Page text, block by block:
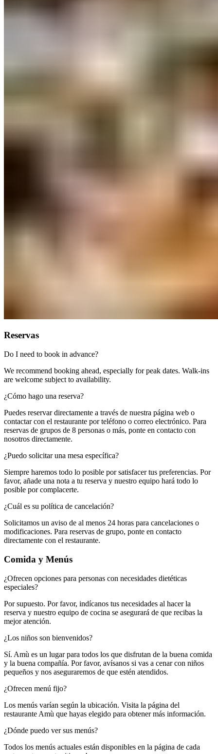
Reservas​​​​‌ ‍ ​‍​‍‌‍ ‌ ​‍‌‍‍‌‌‍‌ ‌‍‍‌‌‍ ‍​‍​‍​ ‍‍​‍​‍‌ ​ ‌‍​‌‌‍ ‍‌‍‍‌‌ ‌​‌ ‍‌​‍ ‍‌‍‍‌‌‍ ​‍​‍​‍ ​​‍​‍‌‍‍​‌ ​‍‌‍‌‌‌‍‌‍​‍​‍​ ‍‍​‍​‍‌‍‍​‌ ‌​‌ ‌​‌ ​​‌ ​ ​ ‍‍​‍ ​‍ ‌‍ ​​‍ ‌‌‍​‌‌‍ ‍‌‍‌​​‍ ‌‌ ​‍​‍ ‌‌‍‍​‌‍ ‌ ‌​‌‍‌‌‌‍ ​‌ ​ ​‍ ‌‌ ​ ‌ ‌​‌ ‌‌‌‍‌​‌‍‍‌‌‍ ​‍ ‍‌ ‌‍‌‍‌‌‌ ​‍‌‍​ ‌‍‌‌‌‍ ​​‍ ‍‌‍​‌‌ ​​‌ ​​​‍ ‌‍‍‌‌‍ ‍‌ ‌​‌‍‌‌‌‍ ‍‌ ‌​​‍ ‌‍‌‌‌‍‌​‌‍‍‌‌ ‌​​‍ ‌‍ ‌‌‍ ‌‍‌​‌‍‌‌​ ‌‌ ​​‌ ​‍‌‍‌‌‌ ​ ‌‍‌‌‌‍ ‍‌ ‌​‌‍​‌‌ ‌​‌‍‍‌‌‍ ‌‍ ‍​ ‍ ‌‍‍‌‌‍‌​​ ‌‌‍‌​​ ‌‌‌‍‌‌​ ‌ ​ ‌‌​ ​ ​ ‍‌​ ​ ​‍ ‌​ ​ ​ ‍‌‌‍‌​‌‍​‌​‍ ‌​ ‌​‌‍​ ​ ​‍​ ‌​​‍ ‌‌‍​‍​ ‌​‌‍‌‍​ ​ ​‍ ‌‌‍‌‌​ ‌ ​ ​​‌‍​ ‌‍​‌​ ‌ ​ ‍‌​ ​​​ ‌​​ ​​​ ‍​‌‍‌​​ ‍ ‌ ‌​‌ ‍‌‌ ​​‌‍‌‌​ ‌‌‍‍​‌‍ ‌ ‌​‌‍‌‌‌‍ ​‌‌​ ‌‍‍‌‌ ‌​‌‍‌‌‌‌​​‌‍​‌‌‍‌ ‌‍‌‌​ ‍ ‌ ​​‌‍​‌‌ ‌​‌‍‍​​ ‌‌ ​​‌‍​‌‌‍‌ ‌‍‌‌‌​​‍‌ ‌‌‌‍‍‌‌‍ ​‌‍‌​‌‍‌‌‌ ​‍​‍‌‌​ ‌‌‌​​‍‌‌ ‌‍‍ ‌‍‌‌‌ ‍‌​‍‌‌​ ​ ‌​‌​​‍‌‌​ ​ ‌​‌​​‍‌‌​ ​‍​ ​‍‌‍​‌​ ‌‌​ ​​‌‍‌‍‌‍‌​‌‍​ ​ ‍​‌‍‌‌​ ‌‍​ ‌​​ ‌​​ ​‍​‍‌‌​ ​‍​ ​‍​‍‌‌​ ‌‌‌​‌​​‍ ‍‌‍‌‍‌‍​‌‌ ​‌‌‌​ ‌‍‌‌‌‍​ ‌ ‌​‌‍‍‌‌‍ ‌‍ ‍‌ ​ ​‍‌‌​ ‌‌‌​​‍‌‌ ‌‍‍ ‌‍‌‌‌ ‍‌​‍‌‌​ ​ ‌​‌​​‍‌‌​ ​ ‌​‌​​‍‌‌​ ​‍​ ​‍‌‍‌‌​ ‌‍​ ‌ ‌‍​‍‌‍‌​​ ​‌​ ​ ‌‍‌‌​ ‍‌‌‍‌‍‌‍‌‍‌‍‌​​‍‌‌​ ​‍​ ​‍​‍‌‌​ ‌‌‌​‌​​‍ ‍‌ ​ ‌‍‌‌‌‍​ ‌ ‌​‌‍‍‌‌‍ ‌‍ ‍‌‌‌​‌‍‍‌‌ ‌​‌‍ ​‌‍‌‌​ ‌‍​‍‌‍​‌‌ ​ ‌‍‌‌‌‌‌‌‌ ​‍‌‍ ​​ ‌‌‍‍​‌ ‌​‌ ‌​‌ ​​‌ ​ ​‍‌‌​ ​ ‌​​‌​‍‌‌​ ​‍‌​‌‍​‍‌‌​ ​‍‌​‌‍‌‍ ​​‍ ‌‌‍​‌‌‍ ‍‌‍‌​​‍ ‌‌ ​‍​‍ ‌‌‍‍​‌‍ ‌ ‌​‌‍‌‌‌‍ ​‌ ​ ​‍ ‌‌ ​ ‌ ‌​‌ ‌‌‌‍‌​‌‍‍‌‌‍ ​‍ ‍‌ ‌‍‌‍‌‌‌ ​‍‌‍​ ‌‍‌‌‌‍ ​​‍ ‍‌‍​‌‌ ​​‌ ​​​‍‌‍‌‍‍‌‌‍‌​​ ‌‌‍‌​​ ‌‌‌‍‌‌​ ‌ ​ ‌‌​ ​ ​ ‍‌​ ​ ​‍ ‌​ ​ ​ ‍‌‌‍‌​‌‍​‌​‍ ‌​ ‌​‌‍​ ​ ​‍​ ‌​​‍ ‌‌‍​‍​ ‌​‌‍‌‍​ ​ ​‍ ‌‌‍‌‌​ ‌ ​ ​​‌‍​ ‌‍​‌​ ‌ ​ ‍‌​ ​​​ ‌​​ ​​​ ‍​‌‍‌​​‍‌‍‌ ‌​‌ ‍‌‌ ​​‌‍‌‌​ ‌‌‍‍​‌‍ ‌ ‌​‌‍‌‌‌‍ ​‌‌​ ‌‍‍‌‌ ‌​‌‍‌‌‌‌​​‌‍​‌‌‍‌ ‌‍‌‌​‍‌‍‌ ​​‌‍​‌‌ ‌​‌‍‍​​ ‌‌ ​​‌‍​‌‌‍‌ ‌‍‌‌‌​​‍‌ ‌‌‌‍‍‌‌‍ ​‌‍‌​‌‍‌‌‌ ​‍​‍‌‌​ ‌‌‌​​‍‌‌ ‌‍‍ ‌‍‌‌‌ ‍‌​‍‌‌​ ​ ‌​‌​​‍‌‌​ ​ ‌​‌​​‍‌‌​ ​‍​ ​‍‌‍​‌​ ‌‌​ ​​‌‍‌‍‌‍‌​‌‍​ ​ ‍​‌‍‌‌​ ‌‍​ ‌​​ ‌​​ ​‍​‍‌‌​ ​‍​ ​‍​‍‌‌​ ‌‌‌​‌​​‍ ‍‌‍‌‍‌‍​‌‌ ​‌‌‌​ ‌‍‌‌‌‍​ ‌ ‌​‌‍‍‌‌‍ ‌‍ ‍‌ ​ ​‍‌‌​ ‌‌‌​​‍‌‌ ‌‍‍ ‌‍‌‌‌ ‍‌​‍‌‌​ ​ ‌​‌​​‍‌‌​ ​ ‌​‌​​‍‌‌​ ​‍​ ​‍‌‍‌‌​ ‌‍​ ‌ ‌‍​‍‌‍‌​​ ​‌​ ​ ‌‍‌‌​ ‍‌‌‍‌‍‌‍‌‍‌‍‌​​‍‌‌​ ​‍​ ​‍​‍‌‌​ ‌‌‌​‌​​‍ ‍‌ ​ ‌‍‌‌‌‍​ ‌ ‌​‌‍‍‌‌‍ ‌‍ ‍‌‌‌​‌‍‍‌‌ ‌​‌‍ ​‌‍‌‌​‍‌‍‌ ​​‌‍‌‌‌ ​‍‌ ​ ‌ ​​‌‍‌‌‌‍​ ‌ ‌​‌‍‍‌‌ ‌‍‌‍‌‌​ ‌‌ ​​‌ ‌‌‌‍​‍‌‍ ​‌‍‍‌‌ ​ ‌‍‍​‌‍‌‌‌‍‌​​‍​‍‌ ‌
Do I need to book in advance?​​​​‌ ‍ ​‍​‍‌‍ ‌ ​‍‌‍‍‌‌‍‌ ‌‍‍‌‌‍ ‍​‍​‍​ ‍‍​‍​‍‌ ​ ‌‍​‌‌‍ ‍‌‍‍‌‌ ‌​‌ ‍‌​‍ ‍‌‍‍‌‌‍ ​‍​‍​‍ ​​‍​‍‌‍‍​‌ ​‍‌‍‌‌‌‍‌‍​‍​‍​ ‍‍​‍​‍‌‍‍​‌ ‌​‌ ‌​‌ ​​‌ ​ ​ ‍‍​‍ ​‍ ‌‍ ​​‍ ‌‌‍​‌‌‍ ‍‌‍‌​​‍ ‌‌ ​‍​‍ ‌‌‍‍​‌‍ ‌ ‌​‌‍‌‌‌‍ ​‌ ​ ​‍ ‌‌ ​ ‌ ‌​‌ ‌‌‌‍‌​‌‍‍‌‌‍ ​‍ ‍‌ ‌‍‌‍‌‌‌ ​‍‌‍​ ‌‍‌‌‌‍ ​​‍ ‍‌‍​‌‌ ​​‌ ​​​‍ ‌‍‍‌‌‍ ‍‌ ‌​‌‍‌‌‌‍ ‍‌ ‌​​‍ ‌‍‌‌‌‍‌​‌‍‍‌‌ ‌​​‍ ‌‍ ‌‌‍ ‌‍‌​‌‍‌‌​ ‌‌ ​​‌ ​‍‌‍‌‌‌ ​ ‌‍‌‌‌‍ ‍‌ ‌​‌‍​‌‌ ‌​‌‍‍‌‌‍ ‌‍ ‍​ ‍ ‌‍‍‌‌‍‌​​ ‌‌‍​ ‌‍‌​​ ​‌‌‍​ ‌‍​‌​ ‌‍‌‍‌‍‌‍​ ​‍ ‌‌‍‌‌​ ​‌​ ‍‌​ ​ ​‍ ‌​ ‌​​ ‌‍‌‍‌​​ ​‍​‍ ‌‌‍​‌​ ​‍​ ​​​ ​​​‍ ‌​ ‌‍​ ​ ​ ‌‌‌‍​‍​ ‌‌​ ​‌‌‍‌‌​ ‌ ‌‍​ ​ ‍​​ ​‍‌‍​‍​ ‍ ‌ ‌​‌ ‍‌‌ ​​‌‍‌‌​ ‌‌‍‍​‌‍ ‌ ‌​‌‍‌‌‌‍ ​‌​‌‍‌‍​‌‌ ​‌​ ‍ ‌ ​​‌‍​‌‌ ‌​‌‍‍​​ ‌‌ ​‌‌ ‌‌‌‍‌‌‌ ​ ‌ ‌​‌‍‍‌‌‍ ‌‍ ‍​ ‌‍​‍‌‍​‌‌ ​ ‌‍‌‌‌‌‌‌‌ ​‍‌‍ ​​ ‌‌‍‍​‌ ‌​‌ ‌​‌ ​​‌ ​ ​‍‌‌​ ​ ‌​​‌​‍‌‌​ ​‍‌​‌‍​‍‌‌​ ​‍‌​‌‍‌‍ ​​‍ ‌‌‍​‌‌‍ ‍‌‍‌​​‍ ‌‌ ​‍​‍ ‌‌‍‍​‌‍ ‌ ‌​‌‍‌‌‌‍ ​‌ ​ ​‍ ‌‌ ​ ‌ ‌​‌ ‌‌‌‍‌​‌‍‍‌‌‍ ​‍ ‍‌ ‌‍‌‍‌‌‌ ​‍‌‍​ ‌‍‌‌‌‍ ​​‍ ‍‌‍​‌‌ ​​‌ ​​​‍‌‍‌‍‍‌‌‍‌​​ ‌‌‍​ ‌‍‌​​ ​‌‌‍​ ‌‍​‌​ ‌‍‌‍‌‍‌‍​ ​‍ ‌‌‍‌‌​ ​‌​ ‍‌​ ​ ​‍ ‌​ ‌​​ ‌‍‌‍‌​​ ​‍​‍ ‌‌‍​‌​ ​‍​ ​​​ ​​​‍ ‌​ ‌‍​ ​ ​ ‌‌‌‍​‍​ ‌‌​ ​‌‌‍‌‌​ ‌ ‌‍​ ​ ‍​​ ​‍‌‍​‍​‍‌‍‌ ‌​‌ ‍‌‌ ​​‌‍‌‌​ ‌‌‍‍​‌‍ ‌ ‌​‌‍‌‌‌‍ ​‌​‌‍‌‍​‌‌ ​‌​‍‌‍‌ ​​‌‍​‌‌ ‌​‌‍‍​​ ‌‌ ​‌‌ ‌‌‌‍‌‌‌ ​ ‌ ‌​‌‍‍‌‌‍ ‌‍ ‍​‍‌‍‌ ​​‌‍‌‌‌ ​‍‌ ​ ‌ ​​‌‍‌‌‌‍​ ‌ ‌​‌‍‍‌‌ ‌‍‌‍‌‌​ ‌‌ ​​‌ ‌‌‌‍​‍‌‍ ​‌‍‍‌‌ ​ ‌‍‍​‌‍‌‌‌‍‌​​‍​‍‌ ‌
We recommend booking ahead, especially for peak dates. Walk-ins
are welcome subject to availability.​​​​‌ ‍ ​‍​‍‌‍ ‌ ​‍‌‍‍‌‌‍‌ ‌‍‍‌‌‍ ‍​‍​‍​ ‍‍​‍​‍‌ ​ ‌‍​‌‌‍ ‍‌‍‍‌‌ ‌​‌ ‍‌​‍ ‍‌‍‍‌‌‍ ​‍​‍​‍ ​​‍​‍‌‍‍​‌ ​‍‌‍‌‌‌‍‌‍​‍​‍​ ‍‍​‍​‍‌‍‍​‌ ‌​‌ ‌​‌ ​​‌ ​ ​ ‍‍​‍ ​‍ ‌‍ ​​‍ ‌‌‍​‌‌‍ ‍‌‍‌​​‍ ‌‌ ​‍​‍ ‌‌‍‍​‌‍ ‌ ‌​‌‍‌‌‌‍ ​‌ ​ ​‍ ‌‌ ​ ‌ ‌​‌ ‌‌‌‍‌​‌‍‍‌‌‍ ​‍ ‍‌ ‌‍‌‍‌‌‌ ​‍‌‍​ ‌‍‌‌‌‍ ​​‍ ‍‌‍​‌‌ ​​‌ ​​​‍ ‌‍‍‌‌‍ ‍‌ ‌​‌‍‌‌‌‍ ‍‌ ‌​​‍ ‌‍‌‌‌‍‌​‌‍‍‌‌ ‌​​‍ ‌‍ ‌‌‍ ‌‍‌​‌‍‌‌​ ‌‌ ​​‌ ​‍‌‍‌‌‌ ​ ‌‍‌‌‌‍ ‍‌ ‌​‌‍​‌‌ ‌​‌‍‍‌‌‍ ‌‍ ‍​ ‍ ‌‍‍‌‌‍‌​​ ‌‌‍​ ‌‍‌​​ ​‌‌‍​ ‌‍​‌​ ‌‍‌‍‌‍‌‍​ ​‍ ‌‌‍‌‌​ ​‌​ ‍‌​ ​ ​‍ ‌​ ‌​​ ‌‍‌‍‌​​ ​‍​‍ ‌‌‍​‌​ ​‍​ ​​​ ​​​‍ ‌​ ‌‍​ ​ ​ ‌‌‌‍​‍​ ‌‌​ ​‌‌‍‌‌​ ‌ ‌‍​ ​ ‍​​ ​‍‌‍​‍​ ‍ ‌ ‌​‌ ‍‌‌ ​​‌‍‌‌​ ‌‌‍‍​‌‍ ‌ ‌​‌‍‌‌‌‍ ​‌​‌‍‌‍​‌‌ ​‌​ ‍ ‌ ​​‌‍​‌‌ ‌​‌‍‍​​ ‌‌‍​‌‌‍ ‍‌ ​ ‌ ‌ ‌‍‌‌‌ ​‍​‍‌‌​ ‌‌‌​​‍‌‌ ‌‍‍ ‌‍‌‌‌ ‍‌​‍‌‌​ ​ ‌​‌​​‍‌‌​ ​ ‌​‌​​‍‌‌​ ​‍​ ​‍​ ​‍‌‍‌​‌‍‌​​ ​​​ ‌‍‌‍​‍‌‍​‍​ ​ ​ ‍‌‌‍‌‌​ ​‌​ ‍​​‍‌‌​ ​‍​ ​‍​‍‌‌​ ‌‌‌​‌​​‍ ‍‌‍​ ‌‍‍​‌‍‍‌‌‍ ​‌‍‌​‌ ​‍‌‍‌‌‌‍ ‍​‍‌‌​ ‌‌‌​​‍‌‌ ‌‍‍ ‌‍‌‌‌ ‍‌​‍‌‌​ ​ ‌​‌​​‍‌‌​ ​ ‌​‌​​‍‌‌​ ​‍​ ​‍‌‍‌‌‌‍‌​​ ​ ​ ​ ‌‍‌‍​ ​‌​ ​‍‌‍​‍‌‍‌‍​ ​​‌‍‌‌​ ‍​​‍‌‌​ ​‍​ ​‍​‍‌‌​ ‌‌‌​‌​​‍ ‍‌ ‌​‌‍‌‌‌ ‍​‌ ‌​​ ‌‍​‍‌‍​‌‌ ​ ‌‍‌‌‌‌‌‌‌ ​‍‌‍ ​​ ‌‌‍‍​‌ ‌​‌ ‌​‌ ​​‌ ​ ​‍‌‌​ ​ ‌​​‌​‍‌‌​ ​‍‌​‌‍​‍‌‌​ ​‍‌​‌‍‌‍ ​​‍ ‌‌‍​‌‌‍ ‍‌‍‌​​‍ ‌‌ ​‍​‍ ‌‌‍‍​‌‍ ‌ ‌​‌‍‌‌‌‍ ​‌ ​ ​‍ ‌‌ ​ ‌ ‌​‌ ‌‌‌‍‌​‌‍‍‌‌‍ ​‍ ‍‌ ‌‍‌‍‌‌‌ ​‍‌‍​ ‌‍‌‌‌‍ ​​‍ ‍‌‍​‌‌ ​​‌ ​​​‍‌‍‌‍‍‌‌‍‌​​ ‌‌‍​ ‌‍‌​​ ​‌‌‍​ ‌‍​‌​ ‌‍‌‍‌‍‌‍​ ​‍ ‌‌‍‌‌​ ​‌​ ‍‌​ ​ ​‍ ‌​ ‌​​ ‌‍‌‍‌​​ ​‍​‍ ‌‌‍​‌​ ​‍​ ​​​ ​​​‍ ‌​ ‌‍​ ​ ​ ‌‌‌‍​‍​ ‌‌​ ​‌‌‍‌‌​ ‌ ‌‍​ ​ ‍​​ ​‍‌‍​‍​‍‌‍‌ ‌​‌ ‍‌‌ ​​‌‍‌‌​ ‌‌‍‍​‌‍ ‌ ‌​‌‍‌‌‌‍ ​‌​‌‍‌‍​‌‌ ​‌​‍‌‍‌ ​​‌‍​‌‌ ‌​‌‍‍​​ ‌‌‍​‌‌‍ ‍‌ ​ ‌ ‌ ‌‍‌‌‌ ​‍​‍‌‌​ ‌‌‌​​‍‌‌ ‌‍‍ ‌‍‌‌‌ ‍‌​‍‌‌​ ​ ‌​‌​​‍‌‌​ ​ ‌​‌​​‍‌‌​ ​‍​ ​‍​ ​‍‌‍‌​‌‍‌​​ ​​​ ‌‍‌‍​‍‌‍​‍​ ​ ​ ‍‌‌‍‌‌​ ​‌​ ‍​​‍‌‌​ ​‍​ ​‍​‍‌‌​ ‌‌‌​‌​​‍ ‍‌‍​ ‌‍‍​‌‍‍‌‌‍ ​‌‍‌​‌ ​‍‌‍‌‌‌‍ ‍​‍‌‌​ ‌‌‌​​‍‌‌ ‌‍‍ ‌‍‌‌‌ ‍‌​‍‌‌​ ​ ‌​‌​​‍‌‌​ ​ ‌​‌​​‍‌‌​ ​‍​ ​‍‌‍‌‌‌‍‌​​ ​ ​ ​ ‌‍‌‍​ ​‌​ ​‍‌‍​‍‌‍‌‍​ ​​‌‍‌‌​ ‍​​‍‌‌​ ​‍​ ​‍​‍‌‌​ ‌‌‌​‌​​‍ ‍‌ ‌​‌‍‌‌‌ ‍​‌ ‌​​‍‌‍‌ ​​‌‍‌‌‌ ​‍‌ ​ ‌ ​​‌‍‌‌‌‍​ ‌ ‌​‌‍‍‌‌ ‌‍‌‍‌‌​ ‌‌ ​​‌ ‌‌‌‍​‍‌‍ ​‌‍‍‌‌ ​ ‌‍‍​‌‍‌‌‌‍‌​​‍​‍‌ ‌
¿Cómo hago una reserva?​​​​‌ ‍ ​‍​‍‌‍ ‌ ​‍‌‍‍‌‌‍‌ ‌‍‍‌‌‍ ‍​‍​‍​ ‍‍​‍​‍‌ ​ ‌‍​‌‌‍ ‍‌‍‍‌‌ ‌​‌ ‍‌​‍ ‍‌‍‍‌‌‍ ​‍​‍​‍ ​​‍​‍‌‍‍​‌ ​‍‌‍‌‌‌‍‌‍​‍​‍​ ‍‍​‍​‍‌‍‍​‌ ‌​‌ ‌​‌ ​​‌ ​ ​ ‍‍​‍ ​‍ ‌‍ ​​‍ ‌‌‍​‌‌‍ ‍‌‍‌​​‍ ‌‌ ​‍​‍ ‌‌‍‍​‌‍ ‌ ‌​‌‍‌‌‌‍ ​‌ ​ ​‍ ‌‌ ​ ‌ ‌​‌ ‌‌‌‍‌​‌‍‍‌‌‍ ​‍ ‍‌ ‌‍‌‍‌‌‌ ​‍‌‍​ ‌‍‌‌‌‍ ​​‍ ‍‌‍​‌‌ ​​‌ ​​​‍ ‌‍‍‌‌‍ ‍‌ ‌​‌‍‌‌‌‍ ‍‌ ‌​​‍ ‌‍‌‌‌‍‌​‌‍‍‌‌ ‌​​‍ ‌‍ ‌‌‍ ‌‍‌​‌‍‌‌​ ‌‌ ​​‌ ​‍‌‍‌‌‌ ​ ‌‍‌‌‌‍ ‍‌ ‌​‌‍​‌‌ ‌​‌‍‍‌‌‍ ‌‍ ‍​ ‍ ‌‍‍‌‌‍‌​​ ‌​ ‍‌‌‍​ ‌‍​ ‌‍‌‌​ ‌‌​ ​​‌‍​‍‌‍​ ​‍ ‌​ ​‍​ ‌ ‌‍​‌​ ‌​​‍ ‌​ ‌​​ ‌‌​ ‌​‌‍​‍​‍ ‌‌‍​‌‌‍​ ‌‍‌‌​ ‌‌​‍ ‌‌‍​‍​ ​ ​ ‌‌‌‍​ ‌‍‌​‌‍‌​​ ​‌‌‍‌​​ ​​‌‍‌​​ ‍‌​ ‌‌​ ‍ ‌ ‌​‌ ‍‌‌ ​​‌‍‌‌​ ‌‌‍‍​‌‍ ‌ ‌​‌‍‌‌‌‍ ​‌​‌‍‌‍​‌‌ ​‌​ ‍ ‌ ​​‌‍​‌‌ ‌​‌‍‍​​ ‌‌ ​‌‌ ‌‌‌‍‌‌‌ ​ ‌ ‌​‌‍‍‌‌‍ ‌‍ ‍​ ‌‍​‍‌‍​‌‌ ​ ‌‍‌‌‌‌‌‌‌ ​‍‌‍ ​​ ‌‌‍‍​‌ ‌​‌ ‌​‌ ​​‌ ​ ​‍‌‌​ ​ ‌​​‌​‍‌‌​ ​‍‌​‌‍​‍‌‌​ ​‍‌​‌‍‌‍ ​​‍ ‌‌‍​‌‌‍ ‍‌‍‌​​‍ ‌‌ ​‍​‍ ‌‌‍‍​‌‍ ‌ ‌​‌‍‌‌‌‍ ​‌ ​ ​‍ ‌‌ ​ ‌ ‌​‌ ‌‌‌‍‌​‌‍‍‌‌‍ ​‍ ‍‌ ‌‍‌‍‌‌‌ ​‍‌‍​ ‌‍‌‌‌‍ ​​‍ ‍‌‍​‌‌ ​​‌ ​​​‍‌‍‌‍‍‌‌‍‌​​ ‌​ ‍‌‌‍​ ‌‍​ ‌‍‌‌​ ‌‌​ ​​‌‍​‍‌‍​ ​‍ ‌​ ​‍​ ‌ ‌‍​‌​ ‌​​‍ ‌​ ‌​​ ‌‌​ ‌​‌‍​‍​‍ ‌‌‍​‌‌‍​ ‌‍‌‌​ ‌‌​‍ ‌‌‍​‍​ ​ ​ ‌‌‌‍​ ‌‍‌​‌‍‌​​ ​‌‌‍‌​​ ​​‌‍‌​​ ‍‌​ ‌‌​‍‌‍‌ ‌​‌ ‍‌‌ ​​‌‍‌‌​ ‌‌‍‍​‌‍ ‌ ‌​‌‍‌‌‌‍ ​‌​‌‍‌‍​‌‌ ​‌​‍‌‍‌ ​​‌‍​‌‌ ‌​‌‍‍​​ ‌‌ ​‌‌ ‌‌‌‍‌‌‌ ​ ‌ ‌​‌‍‍‌‌‍ ‌‍ ‍​‍‌‍‌ ​​‌‍‌‌‌ ​‍‌ ​ ‌ ​​‌‍‌‌‌‍​ ‌ ‌​‌‍‍‌‌ ‌‍‌‍‌‌​ ‌‌ ​​‌ ‌‌‌‍​‍‌‍ ​‌‍‍‌‌ ​ ‌‍‍​‌‍‌‌‌‍‌​​‍​‍‌ ‌
Puedes reservar directamente a través de nuestra página web o
contactar con el restaurante por teléfono o correo electrónico. Para
reservas de grupos de 8 personas o más, ponte en contacto con
nosotros directamente.​​​​‌ ‍ ​‍​‍‌‍ ‌ ​‍‌‍‍‌‌‍‌ ‌‍‍‌‌‍ ‍​‍​‍​ ‍‍​‍​‍‌ ​ ‌‍​‌‌‍ ‍‌‍‍‌‌ ‌​‌ ‍‌​‍ ‍‌‍‍‌‌‍ ​‍​‍​‍ ​​‍​‍‌‍‍​‌ ​‍‌‍‌‌‌‍‌‍​‍​‍​ ‍‍​‍​‍‌‍‍​‌ ‌​‌ ‌​‌ ​​‌ ​ ​ ‍‍​‍ ​‍ ‌‍ ​​‍ ‌‌‍​‌‌‍ ‍‌‍‌​​‍ ‌‌ ​‍​‍ ‌‌‍‍​‌‍ ‌ ‌​‌‍‌‌‌‍ ​‌ ​ ​‍ ‌‌ ​ ‌ ‌​‌ ‌‌‌‍‌​‌‍‍‌‌‍ ​‍ ‍‌ ‌‍‌‍‌‌‌ ​‍‌‍​ ‌‍‌‌‌‍ ​​‍ ‍‌‍​‌‌ ​​‌ ​​​‍ ‌‍‍‌‌‍ ‍‌ ‌​‌‍‌‌‌‍ ‍‌ ‌​​‍ ‌‍‌‌‌‍‌​‌‍‍‌‌ ‌​​‍ ‌‍ ‌‌‍ ‌‍‌​‌‍‌‌​ ‌‌ ​​‌ ​‍‌‍‌‌‌ ​ ‌‍‌‌‌‍ ‍‌ ‌​‌‍​‌‌ ‌​‌‍‍‌‌‍ ‌‍ ‍​ ‍ ‌‍‍‌‌‍‌​​ ‌​ ‍‌‌‍​ ‌‍​ ‌‍‌‌​ ‌‌​ ​​‌‍​‍‌‍​ ​‍ ‌​ ​‍​ ‌ ‌‍​‌​ ‌​​‍ ‌​ ‌​​ ‌‌​ ‌​‌‍​‍​‍ ‌‌‍​‌‌‍​ ‌‍‌‌​ ‌‌​‍ ‌‌‍​‍​ ​ ​ ‌‌‌‍​ ‌‍‌​‌‍‌​​ ​‌‌‍‌​​ ​​‌‍‌​​ ‍‌​ ‌‌​ ‍ ‌ ‌​‌ ‍‌‌ ​​‌‍‌‌​ ‌‌‍‍​‌‍ ‌ ‌​‌‍‌‌‌‍ ​‌​‌‍‌‍​‌‌ ​‌​ ‍ ‌ ​​‌‍​‌‌ ‌​‌‍‍​​ ‌‌‍​‌‌‍ ‍‌ ​ ‌ ‌ ‌‍‌‌‌ ​‍​‍‌‌​ ‌‌‌​​‍‌‌ ‌‍‍ ‌‍‌‌‌ ‍‌​‍‌‌​ ​ ‌​‌​​‍‌‌​ ​ ‌​‌​​‍‌‌​ ​‍​ ​‍​ ‍‌‌‍​‍​ ‌‌​ ‌‌​ ‌ ‌‍​ ‌‍​ ​ ‌ ‌‍‌​‌‍‌‍​ ‍‌​ ‌ ​‍‌‌​ ​‍​ ​‍​‍‌‌​ ‌‌‌​‌​​‍ ‍‌‍​ ‌‍‍​‌‍‍‌‌‍ ​‌‍‌​‌ ​‍‌‍‌‌‌‍ ‍​‍‌‌​ ‌‌‌​​‍‌‌ ‌‍‍ ‌‍‌‌‌ ‍‌​‍‌‌​ ​ ‌​‌​​‍‌‌​ ​ ‌​‌​​‍‌‌​ ​‍​ ​‍‌‍‌‌​ ‌ ‌‍‌​​ ​​​ ‌​​ ‌‍‌‍​‌​ ‍‌​ ​‌​ ​​‌‍​‍​ ‍​​‍‌‌​ ​‍​ ​‍​‍‌‌​ ‌‌‌​‌​​‍ ‍‌ ‌​‌‍‌‌‌ ‍​‌ ‌​​ ‌‍​‍‌‍​‌‌ ​ ‌‍‌‌‌‌‌‌‌ ​‍‌‍ ​​ ‌‌‍‍​‌ ‌​‌ ‌​‌ ​​‌ ​ ​‍‌‌​ ​ ‌​​‌​‍‌‌​ ​‍‌​‌‍​‍‌‌​ ​‍‌​‌‍‌‍ ​​‍ ‌‌‍​‌‌‍ ‍‌‍‌​​‍ ‌‌ ​‍​‍ ‌‌‍‍​‌‍ ‌ ‌​‌‍‌‌‌‍ ​‌ ​ ​‍ ‌‌ ​ ‌ ‌​‌ ‌‌‌‍‌​‌‍‍‌‌‍ ​‍ ‍‌ ‌‍‌‍‌‌‌ ​‍‌‍​ ‌‍‌‌‌‍ ​​‍ ‍‌‍​‌‌ ​​‌ ​​​‍‌‍‌‍‍‌‌‍‌​​ ‌​ ‍‌‌‍​ ‌‍​ ‌‍‌‌​ ‌‌​ ​​‌‍​‍‌‍​ ​‍ ‌​ ​‍​ ‌ ‌‍​‌​ ‌​​‍ ‌​ ‌​​ ‌‌​ ‌​‌‍​‍​‍ ‌‌‍​‌‌‍​ ‌‍‌‌​ ‌‌​‍ ‌‌‍​‍​ ​ ​ ‌‌‌‍​ ‌‍‌​‌‍‌​​ ​‌‌‍‌​​ ​​‌‍‌​​ ‍‌​ ‌‌​‍‌‍‌ ‌​‌ ‍‌‌ ​​‌‍‌‌​ ‌‌‍‍​‌‍ ‌ ‌​‌‍‌‌‌‍ ​‌​‌‍‌‍​‌‌ ​‌​‍‌‍‌ ​​‌‍​‌‌ ‌​‌‍‍​​ ‌‌‍​‌‌‍ ‍‌ ​ ‌ ‌ ‌‍‌‌‌ ​‍​‍‌‌​ ‌‌‌​​‍‌‌ ‌‍‍ ‌‍‌‌‌ ‍‌​‍‌‌​ ​ ‌​‌​​‍‌‌​ ​ ‌​‌​​‍‌‌​ ​‍​ ​‍​ ‍‌‌‍​‍​ ‌‌​ ‌‌​ ‌ ‌‍​ ‌‍​ ​ ‌ ‌‍‌​‌‍‌‍​ ‍‌​ ‌ ​‍‌‌​ ​‍​ ​‍​‍‌‌​ ‌‌‌​‌​​‍ ‍‌‍​ ‌‍‍​‌‍‍‌‌‍ ​‌‍‌​‌ ​‍‌‍‌‌‌‍ ‍​‍‌‌​ ‌‌‌​​‍‌‌ ‌‍‍ ‌‍‌‌‌ ‍‌​‍‌‌​ ​ ‌​‌​​‍‌‌​ ​ ‌​‌​​‍‌‌​ ​‍​ ​‍‌‍‌‌​ ‌ ‌‍‌​​ ​​​ ‌​​ ‌‍‌‍​‌​ ‍‌​ ​‌​ ​​‌‍​‍​ ‍​​‍‌‌​ ​‍​ ​‍​‍‌‌​ ‌‌‌​‌​​‍ ‍‌ ‌​‌‍‌‌‌ ‍​‌ ‌​​‍‌‍‌ ​​‌‍‌‌‌ ​‍‌ ​ ‌ ​​‌‍‌‌‌‍​ ‌ ‌​‌‍‍‌‌ ‌‍‌‍‌‌​ ‌‌ ​​‌ ‌‌‌‍​‍‌‍ ​‌‍‍‌‌ ​ ‌‍‍​‌‍‌‌‌‍‌​​‍​‍‌ ‌
¿Puedo solicitar una mesa específica?​​​​‌ ‍ ​‍​‍‌‍ ‌ ​‍‌‍‍‌‌‍‌ ‌‍‍‌‌‍ ‍​‍​‍​ ‍‍​‍​‍‌ ​ ‌‍​‌‌‍ ‍‌‍‍‌‌ ‌​‌ ‍‌​‍ ‍‌‍‍‌‌‍ ​‍​‍​‍ ​​‍​‍‌‍‍​‌ ​‍‌‍‌‌‌‍‌‍​‍​‍​ ‍‍​‍​‍‌‍‍​‌ ‌​‌ ‌​‌ ​​‌ ​ ​ ‍‍​‍ ​‍ ‌‍ ​​‍ ‌‌‍​‌‌‍ ‍‌‍‌​​‍ ‌‌ ​‍​‍ ‌‌‍‍​‌‍ ‌ ‌​‌‍‌‌‌‍ ​‌ ​ ​‍ ‌‌ ​ ‌ ‌​‌ ‌‌‌‍‌​‌‍‍‌‌‍ ​‍ ‍‌ ‌‍‌‍‌‌‌ ​‍‌‍​ ‌‍‌‌‌‍ ​​‍ ‍‌‍​‌‌ ​​‌ ​​​‍ ‌‍‍‌‌‍ ‍‌ ‌​‌‍‌‌‌‍ ‍‌ ‌​​‍ ‌‍‌‌‌‍‌​‌‍‍‌‌ ‌​​‍ ‌‍ ‌‌‍ ‌‍‌​‌‍‌‌​ ‌‌ ​​‌ ​‍‌‍‌‌‌ ​ ‌‍‌‌‌‍ ‍‌ ‌​‌‍​‌‌ ‌​‌‍‍‌‌‍ ‌‍ ‍​ ‍ ‌‍‍‌‌‍‌​​ ‌‌‍‌‌​ ‌​‌‍‌‌‌‍​‌​ ‍​‌‍​ ‌‍‌‌‌‍​‌​‍ ‌​ ​‌‌‍‌​​ ​ ​ ​‍​‍ ‌​ ‌​​ ‍‌‌‍​ ‌‍​‌​‍ ‌​ ‍​‌‍​‌​ ​‌​ ‌‍​‍ ‌‌‍‌​​ ‌‌​ ​​‌‍​ ​ ‍‌​ ‍​‌‍​‍​ ‌​‌‍‌‍‌‍​ ​ ​‍‌‍‌‍​ ‍ ‌ ‌​‌ ‍‌‌ ​​‌‍‌‌​ ‌‌‍‍​‌‍ ‌ ‌​‌‍‌‌‌‍ ​‌​‌‍‌‍​‌‌ ​‌​ ‍ ‌ ​​‌‍​‌‌ ‌​‌‍‍​​ ‌‌ ​‌‌ ‌‌‌‍‌‌‌ ​ ‌ ‌​‌‍‍‌‌‍ ‌‍ ‍​ ‌‍​‍‌‍​‌‌ ​ ‌‍‌‌‌‌‌‌‌ ​‍‌‍ ​​ ‌‌‍‍​‌ ‌​‌ ‌​‌ ​​‌ ​ ​‍‌‌​ ​ ‌​​‌​‍‌‌​ ​‍‌​‌‍​‍‌‌​ ​‍‌​‌‍‌‍ ​​‍ ‌‌‍​‌‌‍ ‍‌‍‌​​‍ ‌‌ ​‍​‍ ‌‌‍‍​‌‍ ‌ ‌​‌‍‌‌‌‍ ​‌ ​ ​‍ ‌‌ ​ ‌ ‌​‌ ‌‌‌‍‌​‌‍‍‌‌‍ ​‍ ‍‌ ‌‍‌‍‌‌‌ ​‍‌‍​ ‌‍‌‌‌‍ ​​‍ ‍‌‍​‌‌ ​​‌ ​​​‍‌‍‌‍‍‌‌‍‌​​ ‌‌‍‌‌​ ‌​‌‍‌‌‌‍​‌​ ‍​‌‍​ ‌‍‌‌‌‍​‌​‍ ‌​ ​‌‌‍‌​​ ​ ​ ​‍​‍ ‌​ ‌​​ ‍‌‌‍​ ‌‍​‌​‍ ‌​ ‍​‌‍​‌​ ​‌​ ‌‍​‍ ‌‌‍‌​​ ‌‌​ ​​‌‍​ ​ ‍‌​ ‍​‌‍​‍​ ‌​‌‍‌‍‌‍​ ​ ​‍‌‍‌‍​‍‌‍‌ ‌​‌ ‍‌‌ ​​‌‍‌‌​ ‌‌‍‍​‌‍ ‌ ‌​‌‍‌‌‌‍ ​‌​‌‍‌‍​‌‌ ​‌​‍‌‍‌ ​​‌‍​‌‌ ‌​‌‍‍​​ ‌‌ ​‌‌ ‌‌‌‍‌‌‌ ​ ‌ ‌​‌‍‍‌‌‍ ‌‍ ‍​‍‌‍‌ ​​‌‍‌‌‌ ​‍‌ ​ ‌ ​​‌‍‌‌‌‍​ ‌ ‌​‌‍‍‌‌ ‌‍‌‍‌‌​ ‌‌ ​​‌ ‌‌‌‍​‍‌‍ ​‌‍‍‌‌ ​ ‌‍‍​‌‍‌‌‌‍‌​​‍​‍‌ ‌
Siempre haremos todo lo posible por satisfacer tus preferencias. Por
favor, añade una nota a tu reserva y nuestro equipo hará todo lo
posible por complacerte.​​​​‌ ‍ ​‍​‍‌‍ ‌ ​‍‌‍‍‌‌‍‌ ‌‍‍‌‌‍ ‍​‍​‍​ ‍‍​‍​‍‌ ​ ‌‍​‌‌‍ ‍‌‍‍‌‌ ‌​‌ ‍‌​‍ ‍‌‍‍‌‌‍ ​‍​‍​‍ ​​‍​‍‌‍‍​‌ ​‍‌‍‌‌‌‍‌‍​‍​‍​ ‍‍​‍​‍‌‍‍​‌ ‌​‌ ‌​‌ ​​‌ ​ ​ ‍‍​‍ ​‍ ‌‍ ​​‍ ‌‌‍​‌‌‍ ‍‌‍‌​​‍ ‌‌ ​‍​‍ ‌‌‍‍​‌‍ ‌ ‌​‌‍‌‌‌‍ ​‌ ​ ​‍ ‌‌ ​ ‌ ‌​‌ ‌‌‌‍‌​‌‍‍‌‌‍ ​‍ ‍‌ ‌‍‌‍‌‌‌ ​‍‌‍​ ‌‍‌‌‌‍ ​​‍ ‍‌‍​‌‌ ​​‌ ​​​‍ ‌‍‍‌‌‍ ‍‌ ‌​‌‍‌‌‌‍ ‍‌ ‌​​‍ ‌‍‌‌‌‍‌​‌‍‍‌‌ ‌​​‍ ‌‍ ‌‌‍ ‌‍‌​‌‍‌‌​ ‌‌ ​​‌ ​‍‌‍‌‌‌ ​ ‌‍‌‌‌‍ ‍‌ ‌​‌‍​‌‌ ‌​‌‍‍‌‌‍ ‌‍ ‍​ ‍ ‌‍‍‌‌‍‌​​ ‌‌‍‌‌​ ‌​‌‍‌‌‌‍​‌​ ‍​‌‍​ ‌‍‌‌‌‍​‌​‍ ‌​ ​‌‌‍‌​​ ​ ​ ​‍​‍ ‌​ ‌​​ ‍‌‌‍​ ‌‍​‌​‍ ‌​ ‍​‌‍​‌​ ​‌​ ‌‍​‍ ‌‌‍‌​​ ‌‌​ ​​‌‍​ ​ ‍‌​ ‍​‌‍​‍​ ‌​‌‍‌‍‌‍​ ​ ​‍‌‍‌‍​ ‍ ‌ ‌​‌ ‍‌‌ ​​‌‍‌‌​ ‌‌‍‍​‌‍ ‌ ‌​‌‍‌‌‌‍ ​‌​‌‍‌‍​‌‌ ​‌​ ‍ ‌ ​​‌‍​‌‌ ‌​‌‍‍​​ ‌‌‍​‌‌‍ ‍‌ ​ ‌ ‌ ‌‍‌‌‌ ​‍​‍‌‌​ ‌‌‌​​‍‌‌ ‌‍‍ ‌‍‌‌‌ ‍‌​‍‌‌​ ​ ‌​‌​​‍‌‌​ ​ ‌​‌​​‍‌‌​ ​‍​ ​‍​ ​​​ ‍​‌‍​ ​ ​​​ ​‍‌‍‌‍​ ​ ​ ​‍‌‍​ ​ ​‌​ ‌​‌‍​ ​‍‌‌​ ​‍​ ​‍​‍‌‌​ ‌‌‌​‌​​‍ ‍‌‍​ ‌‍‍​‌‍‍‌‌‍ ​‌‍‌​‌ ​‍‌‍‌‌‌‍ ‍​‍‌‌​ ‌‌‌​​‍‌‌ ‌‍‍ ‌‍‌‌‌ ‍‌​‍‌‌​ ​ ‌​‌​​‍‌‌​ ​ ‌​‌​​‍‌‌​ ​‍​ ​‍‌‍‌​​ ​‍​ ‍​​ ‍​​ ‌‌​ ​ ​ ‌‌​ ​‌‌‍​‌‌‍​ ​ ​ ‌‍‌‍​‍‌‌​ ​‍​ ​‍​‍‌‌​ ‌‌‌​‌​​‍ ‍‌ ‌​‌‍‌‌‌ ‍​‌ ‌​​ ‌‍​‍‌‍​‌‌ ​ ‌‍‌‌‌‌‌‌‌ ​‍‌‍ ​​ ‌‌‍‍​‌ ‌​‌ ‌​‌ ​​‌ ​ ​‍‌‌​ ​ ‌​​‌​‍‌‌​ ​‍‌​‌‍​‍‌‌​ ​‍‌​‌‍‌‍ ​​‍ ‌‌‍​‌‌‍ ‍‌‍‌​​‍ ‌‌ ​‍​‍ ‌‌‍‍​‌‍ ‌ ‌​‌‍‌‌‌‍ ​‌ ​ ​‍ ‌‌ ​ ‌ ‌​‌ ‌‌‌‍‌​‌‍‍‌‌‍ ​‍ ‍‌ ‌‍‌‍‌‌‌ ​‍‌‍​ ‌‍‌‌‌‍ ​​‍ ‍‌‍​‌‌ ​​‌ ​​​‍‌‍‌‍‍‌‌‍‌​​ ‌‌‍‌‌​ ‌​‌‍‌‌‌‍​‌​ ‍​‌‍​ ‌‍‌‌‌‍​‌​‍ ‌​ ​‌‌‍‌​​ ​ ​ ​‍​‍ ‌​ ‌​​ ‍‌‌‍​ ‌‍​‌​‍ ‌​ ‍​‌‍​‌​ ​‌​ ‌‍​‍ ‌‌‍‌​​ ‌‌​ ​​‌‍​ ​ ‍‌​ ‍​‌‍​‍​ ‌​‌‍‌‍‌‍​ ​ ​‍‌‍‌‍​‍‌‍‌ ‌​‌ ‍‌‌ ​​‌‍‌‌​ ‌‌‍‍​‌‍ ‌ ‌​‌‍‌‌‌‍ ​‌​‌‍‌‍​‌‌ ​‌​‍‌‍‌ ​​‌‍​‌‌ ‌​‌‍‍​​ ‌‌‍​‌‌‍ ‍‌ ​ ‌ ‌ ‌‍‌‌‌ ​‍​‍‌‌​ ‌‌‌​​‍‌‌ ‌‍‍ ‌‍‌‌‌ ‍‌​‍‌‌​ ​ ‌​‌​​‍‌‌​ ​ ‌​‌​​‍‌‌​ ​‍​ ​‍​ ​​​ ‍​‌‍​ ​ ​​​ ​‍‌‍‌‍​ ​ ​ ​‍‌‍​ ​ ​‌​ ‌​‌‍​ ​‍‌‌​ ​‍​ ​‍​‍‌‌​ ‌‌‌​‌​​‍ ‍‌‍​ ‌‍‍​‌‍‍‌‌‍ ​‌‍‌​‌ ​‍‌‍‌‌‌‍ ‍​‍‌‌​ ‌‌‌​​‍‌‌ ‌‍‍ ‌‍‌‌‌ ‍‌​‍‌‌​ ​ ‌​‌​​‍‌‌​ ​ ‌​‌​​‍‌‌​ ​‍​ ​‍‌‍‌​​ ​‍​ ‍​​ ‍​​ ‌‌​ ​ ​ ‌‌​ ​‌‌‍​‌‌‍​ ​ ​ ‌‍‌‍​‍‌‌​ ​‍​ ​‍​‍‌‌​ ‌‌‌​‌​​‍ ‍‌ ‌​‌‍‌‌‌ ‍​‌ ‌​​‍‌‍‌ ​​‌‍‌‌‌ ​‍‌ ​ ‌ ​​‌‍‌‌‌‍​ ‌ ‌​‌‍‍‌‌ ‌‍‌‍‌‌​ ‌‌ ​​‌ ‌‌‌‍​‍‌‍ ​‌‍‍‌‌ ​ ‌‍‍​‌‍‌‌‌‍‌​​‍​‍‌ ‌
¿Cuál es su política de cancelación?​​​​‌ ‍ ​‍​‍‌‍ ‌ ​‍‌‍‍‌‌‍‌ ‌‍‍‌‌‍ ‍​‍​‍​ ‍‍​‍​‍‌ ​ ‌‍​‌‌‍ ‍‌‍‍‌‌ ‌​‌ ‍‌​‍ ‍‌‍‍‌‌‍ ​‍​‍​‍ ​​‍​‍‌‍‍​‌ ​‍‌‍‌‌‌‍‌‍​‍​‍​ ‍‍​‍​‍‌‍‍​‌ ‌​‌ ‌​‌ ​​‌ ​ ​ ‍‍​‍ ​‍ ‌‍ ​​‍ ‌‌‍​‌‌‍ ‍‌‍‌​​‍ ‌‌ ​‍​‍ ‌‌‍‍​‌‍ ‌ ‌​‌‍‌‌‌‍ ​‌ ​ ​‍ ‌‌ ​ ‌ ‌​‌ ‌‌‌‍‌​‌‍‍‌‌‍ ​‍ ‍‌ ‌‍‌‍‌‌‌ ​‍‌‍​ ‌‍‌‌‌‍ ​​‍ ‍‌‍​‌‌ ​​‌ ​​​‍ ‌‍‍‌‌‍ ‍‌ ‌​‌‍‌‌‌‍ ‍‌ ‌​​‍ ‌‍‌‌‌‍‌​‌‍‍‌‌ ‌​​‍ ‌‍ ‌‌‍ ‌‍‌​‌‍‌‌​ ‌‌ ​​‌ ​‍‌‍‌‌‌ ​ ‌‍‌‌‌‍ ‍‌ ‌​‌‍​‌‌ ‌​‌‍‍‌‌‍ ‌‍ ‍​ ‍ ‌‍‍‌‌‍‌​​ ‌​ ​​‌‍‌‌​ ​ ​ ‌​​ ​‌​ ​​​ ‌‌‌‍​‍​‍ ‌‌‍‌​‌‍​ ​ ​​​ ‌‌​‍ ‌​ ‌​​ ‌ ‌‍‌​​ ​‍​‍ ‌​ ‍‌​ ‌ ​ ‍‌‌‍​‍​‍ ‌​ ‍​​ ​ ​ ‌ ​ ‌‍‌‍‌‌‌‍‌​​ ‍​​ ‌‌‌‍‌​​ ​‍​ ​‌‌‍​‍​ ‍ ‌ ‌​‌ ‍‌‌ ​​‌‍‌‌​ ‌‌‍‍​‌‍ ‌ ‌​‌‍‌‌‌‍ ​‌​‌‍‌‍​‌‌ ​‌​ ‍ ‌ ​​‌‍​‌‌ ‌​‌‍‍​​ ‌‌ ​‌‌ ‌‌‌‍‌‌‌ ​ ‌ ‌​‌‍‍‌‌‍ ‌‍ ‍​ ‌‍​‍‌‍​‌‌ ​ ‌‍‌‌‌‌‌‌‌ ​‍‌‍ ​​ ‌‌‍‍​‌ ‌​‌ ‌​‌ ​​‌ ​ ​‍‌‌​ ​ ‌​​‌​‍‌‌​ ​‍‌​‌‍​‍‌‌​ ​‍‌​‌‍‌‍ ​​‍ ‌‌‍​‌‌‍ ‍‌‍‌​​‍ ‌‌ ​‍​‍ ‌‌‍‍​‌‍ ‌ ‌​‌‍‌‌‌‍ ​‌ ​ ​‍ ‌‌ ​ ‌ ‌​‌ ‌‌‌‍‌​‌‍‍‌‌‍ ​‍ ‍‌ ‌‍‌‍‌‌‌ ​‍‌‍​ ‌‍‌‌‌‍ ​​‍ ‍‌‍​‌‌ ​​‌ ​​​‍‌‍‌‍‍‌‌‍‌​​ ‌​ ​​‌‍‌‌​ ​ ​ ‌​​ ​‌​ ​​​ ‌‌‌‍​‍​‍ ‌‌‍‌​‌‍​ ​ ​​​ ‌‌​‍ ‌​ ‌​​ ‌ ‌‍‌​​ ​‍​‍ ‌​ ‍‌​ ‌ ​ ‍‌‌‍​‍​‍ ‌​ ‍​​ ​ ​ ‌ ​ ‌‍‌‍‌‌‌‍‌​​ ‍​​ ‌‌‌‍‌​​ ​‍​ ​‌‌‍​‍​‍‌‍‌ ‌​‌ ‍‌‌ ​​‌‍‌‌​ ‌‌‍‍​‌‍ ‌ ‌​‌‍‌‌‌‍ ​‌​‌‍‌‍​‌‌ ​‌​‍‌‍‌ ​​‌‍​‌‌ ‌​‌‍‍​​ ‌‌ ​‌‌ ‌‌‌‍‌‌‌ ​ ‌ ‌​‌‍‍‌‌‍ ‌‍ ‍​‍‌‍‌ ​​‌‍‌‌‌ ​‍‌ ​ ‌ ​​‌‍‌‌‌‍​ ‌ ‌​‌‍‍‌‌ ‌‍‌‍‌‌​ ‌‌ ​​‌ ‌‌‌‍​‍‌‍ ​‌‍‍‌‌ ​ ‌‍‍​‌‍‌‌‌‍‌​​‍​‍‌ ‌
Solicitamos un aviso de al menos 24 horas para cancelaciones o
modificaciones. Para reservas de grupo, ponte en contacto
directamente con el restaurante.​​​​‌ ‍ ​‍​‍‌‍ ‌ ​‍‌‍‍‌‌‍‌ ‌‍‍‌‌‍ ‍​‍​‍​ ‍‍​‍​‍‌ ​ ‌‍​‌‌‍ ‍‌‍‍‌‌ ‌​‌ ‍‌​‍ ‍‌‍‍‌‌‍ ​‍​‍​‍ ​​‍​‍‌‍‍​‌ ​‍‌‍‌‌‌‍‌‍​‍​‍​ ‍‍​‍​‍‌‍‍​‌ ‌​‌ ‌​‌ ​​‌ ​ ​ ‍‍​‍ ​‍ ‌‍ ​​‍ ‌‌‍​‌‌‍ ‍‌‍‌​​‍ ‌‌ ​‍​‍ ‌‌‍‍​‌‍ ‌ ‌​‌‍‌‌‌‍ ​‌ ​ ​‍ ‌‌ ​ ‌ ‌​‌ ‌‌‌‍‌​‌‍‍‌‌‍ ​‍ ‍‌ ‌‍‌‍‌‌‌ ​‍‌‍​ ‌‍‌‌‌‍ ​​‍ ‍‌‍​‌‌ ​​‌ ​​​‍ ‌‍‍‌‌‍ ‍‌ ‌​‌‍‌‌‌‍ ‍‌ ‌​​‍ ‌‍‌‌‌‍‌​‌‍‍‌‌ ‌​​‍ ‌‍ ‌‌‍ ‌‍‌​‌‍‌‌​ ‌‌ ​​‌ ​‍‌‍‌‌‌ ​ ‌‍‌‌‌‍ ‍‌ ‌​‌‍​‌‌ ‌​‌‍‍‌‌‍ ‌‍ ‍​ ‍ ‌‍‍‌‌‍‌​​ ‌​ ​​‌‍‌‌​ ​ ​ ‌​​ ​‌​ ​​​ ‌‌‌‍​‍​‍ ‌‌‍‌​‌‍​ ​ ​​​ ‌‌​‍ ‌​ ‌​​ ‌ ‌‍‌​​ ​‍​‍ ‌​ ‍‌​ ‌ ​ ‍‌‌‍​‍​‍ ‌​ ‍​​ ​ ​ ‌ ​ ‌‍‌‍‌‌‌‍‌​​ ‍​​ ‌‌‌‍‌​​ ​‍​ ​‌‌‍​‍​ ‍ ‌ ‌​‌ ‍‌‌ ​​‌‍‌‌​ ‌‌‍‍​‌‍ ‌ ‌​‌‍‌‌‌‍ ​‌​‌‍‌‍​‌‌ ​‌​ ‍ ‌ ​​‌‍​‌‌ ‌​‌‍‍​​ ‌‌‍​‌‌‍ ‍‌ ​ ‌ ‌ ‌‍‌‌‌ ​‍​‍‌‌​ ‌‌‌​​‍‌‌ ‌‍‍ ‌‍‌‌‌ ‍‌​‍‌‌​ ​ ‌​‌​​‍‌‌​ ​ ‌​‌​​‍‌‌​ ​‍​ ​‍​ ‌‌​ ‌‌​ ‍​‌‍​ ​ ​‌​ ‌​‌‍‌​​ ‍‌‌‍‌‍‌‍​‌‌‍‌‌‌‍‌‍​‍‌‌​ ​‍​ ​‍​‍‌‌​ ‌‌‌​‌​​‍ ‍‌‍​ ‌‍‍​‌‍‍‌‌‍ ​‌‍‌​‌ ​‍‌‍‌‌‌‍ ‍​‍‌‌​ ‌‌‌​​‍‌‌ ‌‍‍ ‌‍‌‌‌ ‍‌​‍‌‌​ ​ ‌​‌​​‍‌‌​ ​ ‌​‌​​‍‌‌​ ​‍​ ​‍​ ‌ ​ ‍‌​ ‍​‌‍‌‍‌‍‌​​ ​​​ ‌​​ ‌‍‌‍‌‍​ ​ ‌‍‌‍​ ​ ​‍‌‌​ ​‍​ ​‍​‍‌‌​ ‌‌‌​‌​​‍ ‍‌ ‌​‌‍‌‌‌ ‍​‌ ‌​​ ‌‍​‍‌‍​‌‌ ​ ‌‍‌‌‌‌‌‌‌ ​‍‌‍ ​​ ‌‌‍‍​‌ ‌​‌ ‌​‌ ​​‌ ​ ​‍‌‌​ ​ ‌​​‌​‍‌‌​ ​‍‌​‌‍​‍‌‌​ ​‍‌​‌‍‌‍ ​​‍ ‌‌‍​‌‌‍ ‍‌‍‌​​‍ ‌‌ ​‍​‍ ‌‌‍‍​‌‍ ‌ ‌​‌‍‌‌‌‍ ​‌ ​ ​‍ ‌‌ ​ ‌ ‌​‌ ‌‌‌‍‌​‌‍‍‌‌‍ ​‍ ‍‌ ‌‍‌‍‌‌‌ ​‍‌‍​ ‌‍‌‌‌‍ ​​‍ ‍‌‍​‌‌ ​​‌ ​​​‍‌‍‌‍‍‌‌‍‌​​ ‌​ ​​‌‍‌‌​ ​ ​ ‌​​ ​‌​ ​​​ ‌‌‌‍​‍​‍ ‌‌‍‌​‌‍​ ​ ​​​ ‌‌​‍ ‌​ ‌​​ ‌ ‌‍‌​​ ​‍​‍ ‌​ ‍‌​ ‌ ​ ‍‌‌‍​‍​‍ ‌​ ‍​​ ​ ​ ‌ ​ ‌‍‌‍‌‌‌‍‌​​ ‍​​ ‌‌‌‍‌​​ ​‍​ ​‌‌‍​‍​‍‌‍‌ ‌​‌ ‍‌‌ ​​‌‍‌‌​ ‌‌‍‍​‌‍ ‌ ‌​‌‍‌‌‌‍ ​‌​‌‍‌‍​‌‌ ​‌​‍‌‍‌ ​​‌‍​‌‌ ‌​‌‍‍​​ ‌‌‍​‌‌‍ ‍‌ ​ ‌ ‌ ‌‍‌‌‌ ​‍​‍‌‌​ ‌‌‌​​‍‌‌ ‌‍‍ ‌‍‌‌‌ ‍‌​‍‌‌​ ​ ‌​‌​​‍‌‌​ ​ ‌​‌​​‍‌‌​ ​‍​ ​‍​ ‌‌​ ‌‌​ ‍​‌‍​ ​ ​‌​ ‌​‌‍‌​​ ‍‌‌‍‌‍‌‍​‌‌‍‌‌‌‍‌‍​‍‌‌​ ​‍​ ​‍​‍‌‌​ ‌‌‌​‌​​‍ ‍‌‍​ ‌‍‍​‌‍‍‌‌‍ ​‌‍‌​‌ ​‍‌‍‌‌‌‍ ‍​‍‌‌​ ‌‌‌​​‍‌‌ ‌‍‍ ‌‍‌‌‌ ‍‌​‍‌‌​ ​ ‌​‌​​‍‌‌​ ​ ‌​‌​​‍‌‌​ ​‍​ ​‍​ ‌ ​ ‍‌​ ‍​‌‍‌‍‌‍‌​​ ​​​ ‌​​ ‌‍‌‍‌‍​ ​ ‌‍‌‍​ ​ ​‍‌‌​ ​‍​ ​‍​‍‌‌​ ‌‌‌​‌​​‍ ‍‌ ‌​‌‍‌‌‌ ‍​‌ ‌​​‍‌‍‌ ​​‌‍‌‌‌ ​‍‌ ​ ‌ ​​‌‍‌‌‌‍​ ‌ ‌​‌‍‍‌‌ ‌‍‌‍‌‌​ ‌‌ ​​‌ ‌‌‌‍​‍‌‍ ​‌‍‍‌‌ ​ ‌‍‍​‌‍‌‌‌‍‌​​‍​‍‌ ‌
Comida y Menús​​​​‌ ‍ ​‍​‍‌‍ ‌ ​‍‌‍‍‌‌‍‌ ‌‍‍‌‌‍ ‍​‍​‍​ ‍‍​‍​‍‌ ​ ‌‍​‌‌‍ ‍‌‍‍‌‌ ‌​‌ ‍‌​‍ ‍‌‍‍‌‌‍ ​‍​‍​‍ ​​‍​‍‌‍‍​‌ ​‍‌‍‌‌‌‍‌‍​‍​‍​ ‍‍​‍​‍‌‍‍​‌ ‌​‌ ‌​‌ ​​‌ ​ ​ ‍‍​‍ ​‍ ‌‍ ​​‍ ‌‌‍​‌‌‍ ‍‌‍‌​​‍ ‌‌ ​‍​‍ ‌‌‍‍​‌‍ ‌ ‌​‌‍‌‌‌‍ ​‌ ​ ​‍ ‌‌ ​ ‌ ‌​‌ ‌‌‌‍‌​‌‍‍‌‌‍ ​‍ ‍‌ ‌‍‌‍‌‌‌ ​‍‌‍​ ‌‍‌‌‌‍ ​​‍ ‍‌‍​‌‌ ​​‌ ​​​‍ ‌‍‍‌‌‍ ‍‌ ‌​‌‍‌‌‌‍ ‍‌ ‌​​‍ ‌‍‌‌‌‍‌​‌‍‍‌‌ ‌​​‍ ‌‍ ‌‌‍ ‌‍‌​‌‍‌‌​ ‌‌ ​​‌ ​‍‌‍‌‌‌ ​ ‌‍‌‌‌‍ ‍‌ ‌​‌‍​‌‌ ‌​‌‍‍‌‌‍ ‌‍ ‍​ ‍ ‌‍‍‌‌‍‌​​ ‌‌‍‌​​ ‌‌‌‍‌‌​ ‌ ​ ‌‌​ ​ ​ ‍‌​ ​ ​‍ ‌​ ​ ​ ‍‌‌‍‌​‌‍​‌​‍ ‌​ ‌​‌‍​ ​ ​‍​ ‌​​‍ ‌‌‍​‍​ ‌​‌‍‌‍​ ​ ​‍ ‌‌‍‌‌​ ‌ ​ ​​‌‍​ ‌‍​‌​ ‌ ​ ‍‌​ ​​​ ‌​​ ​​​ ‍​‌‍‌​​ ‍ ‌ ‌​‌ ‍‌‌ ​​‌‍‌‌​ ‌‌‍‍​‌‍ ‌ ‌​‌‍‌‌‌‍ ​‌‌​ ‌‍‍‌‌ ‌​‌‍‌‌‌‌​​‌‍​‌‌‍‌ ‌‍‌‌​ ‍ ‌ ​​‌‍​‌‌ ‌​‌‍‍​​ ‌‌ ​​‌‍​‌‌‍‌ ‌‍‌‌‌​​‍‌ ‌‌‌‍‍‌‌‍ ​‌‍‌​‌‍‌‌‌ ​‍​‍‌‌​ ‌‌‌​​‍‌‌ ‌‍‍ ‌‍‌‌‌ ‍‌​‍‌‌​ ​ ‌​‌​​‍‌‌​ ​ ‌​‌​​‍‌‌​ ​‍​ ​‍‌‍​‌​ ‌‌​ ​​‌‍‌‍‌‍‌​‌‍​ ​ ‍​‌‍‌‌​ ‌‍​ ‌​​ ‌​​ ​‍​‍‌‌​ ​‍​ ​‍​‍‌‌​ ‌‌‌​‌​​‍ ‍‌‍‌‍‌‍​‌‌ ​‌‌‌​ ‌‍‌‌‌‍​ ‌ ‌​‌‍‍‌‌‍ ‌‍ ‍‌ ​ ​‍‌‌​ ‌‌‌​​‍‌‌ ‌‍‍ ‌‍‌‌‌ ‍‌​‍‌‌​ ​ ‌​‌​​‍‌‌​ ​ ‌​‌​​‍‌‌​ ​‍​ ​‍‌‍​‍​ ​‌​ ​ ​ ‌​‌‍‌​​ ​​​ ‌‌​ ‌‍​ ‌ ​ ​‍​ ‌​​ ‍​​‍‌‌​ ​‍​ ​‍​‍‌‌​ ‌‌‌​‌​​‍ ‍‌ ​ ‌‍‌‌‌‍​ ‌ ‌​‌‍‍‌‌‍ ‌‍ ‍‌‌‌​‌‍‍‌‌ ‌​‌‍ ​‌‍‌‌​ ‌‍​‍‌‍​‌‌ ​ ‌‍‌‌‌‌‌‌‌ ​‍‌‍ ​​ ‌‌‍‍​‌ ‌​‌ ‌​‌ ​​‌ ​ ​‍‌‌​ ​ ‌​​‌​‍‌‌​ ​‍‌​‌‍​‍‌‌​ ​‍‌​‌‍‌‍ ​​‍ ‌‌‍​‌‌‍ ‍‌‍‌​​‍ ‌‌ ​‍​‍ ‌‌‍‍​‌‍ ‌ ‌​‌‍‌‌‌‍ ​‌ ​ ​‍ ‌‌ ​ ‌ ‌​‌ ‌‌‌‍‌​‌‍‍‌‌‍ ​‍ ‍‌ ‌‍‌‍‌‌‌ ​‍‌‍​ ‌‍‌‌‌‍ ​​‍ ‍‌‍​‌‌ ​​‌ ​​​‍‌‍‌‍‍‌‌‍‌​​ ‌‌‍‌​​ ‌‌‌‍‌‌​ ‌ ​ ‌‌​ ​ ​ ‍‌​ ​ ​‍ ‌​ ​ ​ ‍‌‌‍‌​‌‍​‌​‍ ‌​ ‌​‌‍​ ​ ​‍​ ‌​​‍ ‌‌‍​‍​ ‌​‌‍‌‍​ ​ ​‍ ‌‌‍‌‌​ ‌ ​ ​​‌‍​ ‌‍​‌​ ‌ ​ ‍‌​ ​​​ ‌​​ ​​​ ‍​‌‍‌​​‍‌‍‌ ‌​‌ ‍‌‌ ​​‌‍‌‌​ ‌‌‍‍​‌‍ ‌ ‌​‌‍‌‌‌‍ ​‌‌​ ‌‍‍‌‌ ‌​‌‍‌‌‌‌​​‌‍​‌‌‍‌ ‌‍‌‌​‍‌‍‌ ​​‌‍​‌‌ ‌​‌‍‍​​ ‌‌ ​​‌‍​‌‌‍‌ ‌‍‌‌‌​​‍‌ ‌‌‌‍‍‌‌‍ ​‌‍‌​‌‍‌‌‌ ​‍​‍‌‌​ ‌‌‌​​‍‌‌ ‌‍‍ ‌‍‌‌‌ ‍‌​‍‌‌​ ​ ‌​‌​​‍‌‌​ ​ ‌​‌​​‍‌‌​ ​‍​ ​‍‌‍​‌​ ‌‌​ ​​‌‍‌‍‌‍‌​‌‍​ ​ ‍​‌‍‌‌​ ‌‍​ ‌​​ ‌​​ ​‍​‍‌‌​ ​‍​ ​‍​‍‌‌​ ‌‌‌​‌​​‍ ‍‌‍‌‍‌‍​‌‌ ​‌‌‌​ ‌‍‌‌‌‍​ ‌ ‌​‌‍‍‌‌‍ ‌‍ ‍‌ ​ ​‍‌‌​ ‌‌‌​​‍‌‌ ‌‍‍ ‌‍‌‌‌ ‍‌​‍‌‌​ ​ ‌​‌​​‍‌‌​ ​ ‌​‌​​‍‌‌​ ​‍​ ​‍‌‍​‍​ ​‌​ ​ ​ ‌​‌‍‌​​ ​​​ ‌‌​ ‌‍​ ‌ ​ ​‍​ ‌​​ ‍​​‍‌‌​ ​‍​ ​‍​‍‌‌​ ‌‌‌​‌​​‍ ‍‌ ​ ‌‍‌‌‌‍​ ‌ ‌​‌‍‍‌‌‍ ‌‍ ‍‌‌‌​‌‍‍‌‌ ‌​‌‍ ​‌‍‌‌​‍‌‍‌ ​​‌‍‌‌‌ ​‍‌ ​ ‌ ​​‌‍‌‌‌‍​ ‌ ‌​‌‍‍‌‌ ‌‍‌‍‌‌​ ‌‌ ​​‌ ‌‌‌‍​‍‌‍ ​‌‍‍‌‌ ​ ‌‍‍​‌‍‌‌‌‍‌​​‍​‍‌ ‌
¿Ofrecen opciones para personas con necesidades dietéticas
especiales?​​​​‌ ‍ ​‍​‍‌‍ ‌ ​‍‌‍‍‌‌‍‌ ‌‍‍‌‌‍ ‍​‍​‍​ ‍‍​‍​‍‌ ​ ‌‍​‌‌‍ ‍‌‍‍‌‌ ‌​‌ ‍‌​‍ ‍‌‍‍‌‌‍ ​‍​‍​‍ ​​‍​‍‌‍‍​‌ ​‍‌‍‌‌‌‍‌‍​‍​‍​ ‍‍​‍​‍‌‍‍​‌ ‌​‌ ‌​‌ ​​‌ ​ ​ ‍‍​‍ ​‍ ‌‍ ​​‍ ‌‌‍​‌‌‍ ‍‌‍‌​​‍ ‌‌ ​‍​‍ ‌‌‍‍​‌‍ ‌ ‌​‌‍‌‌‌‍ ​‌ ​ ​‍ ‌‌ ​ ‌ ‌​‌ ‌‌‌‍‌​‌‍‍‌‌‍ ​‍ ‍‌ ‌‍‌‍‌‌‌ ​‍‌‍​ ‌‍‌‌‌‍ ​​‍ ‍‌‍​‌‌ ​​‌ ​​​‍ ‌‍‍‌‌‍ ‍‌ ‌​‌‍‌‌‌‍ ‍‌ ‌​​‍ ‌‍‌‌‌‍‌​‌‍‍‌‌ ‌​​‍ ‌‍ ‌‌‍ ‌‍‌​‌‍‌‌​ ‌‌ ​​‌ ​‍‌‍‌‌‌ ​ ‌‍‌‌‌‍ ‍‌ ‌​‌‍​‌‌ ‌​‌‍‍‌‌‍ ‌‍ ‍​ ‍ ‌‍‍‌‌‍‌​​ ‌‌‍​‍‌‍‌‌‌‍​‌​ ​‍​ ‌​‌‍‌‌‌‍​‌‌‍‌​​‍ ‌​ ‌​​ ‌‌​ ‌​​ ​ ​‍ ‌​ ‌​‌‍​‌​ ‍‌‌‍​ ​‍ ‌​ ‍‌​ ‍​​ ​ ‌‍​‌​‍ ‌​ ‌‌‌‍​‍​ ​‍‌‍‌‌‌‍​‌​ ​‍​ ‌​‌‍​‍‌‍​ ​ ​​​ ​​​ ​‍​ ‍ ‌ ‌​‌ ‍‌‌ ​​‌‍‌‌​ ‌‌‍‍​‌‍ ‌ ‌​‌‍‌‌‌‍ ​‌​‌‍‌‍​‌‌ ​‌​ ‍ ‌ ​​‌‍​‌‌ ‌​‌‍‍​​ ‌‌ ​‌‌ ‌‌‌‍‌‌‌ ​ ‌ ‌​‌‍‍‌‌‍ ‌‍ ‍​ ‌‍​‍‌‍​‌‌ ​ ‌‍‌‌‌‌‌‌‌ ​‍‌‍ ​​ ‌‌‍‍​‌ ‌​‌ ‌​‌ ​​‌ ​ ​‍‌‌​ ​ ‌​​‌​‍‌‌​ ​‍‌​‌‍​‍‌‌​ ​‍‌​‌‍‌‍ ​​‍ ‌‌‍​‌‌‍ ‍‌‍‌​​‍ ‌‌ ​‍​‍ ‌‌‍‍​‌‍ ‌ ‌​‌‍‌‌‌‍ ​‌ ​ ​‍ ‌‌ ​ ‌ ‌​‌ ‌‌‌‍‌​‌‍‍‌‌‍ ​‍ ‍‌ ‌‍‌‍‌‌‌ ​‍‌‍​ ‌‍‌‌‌‍ ​​‍ ‍‌‍​‌‌ ​​‌ ​​​‍‌‍‌‍‍‌‌‍‌​​ ‌‌‍​‍‌‍‌‌‌‍​‌​ ​‍​ ‌​‌‍‌‌‌‍​‌‌‍‌​​‍ ‌​ ‌​​ ‌‌​ ‌​​ ​ ​‍ ‌​ ‌​‌‍​‌​ ‍‌‌‍​ ​‍ ‌​ ‍‌​ ‍​​ ​ ‌‍​‌​‍ ‌​ ‌‌‌‍​‍​ ​‍‌‍‌‌‌‍​‌​ ​‍​ ‌​‌‍​‍‌‍​ ​ ​​​ ​​​ ​‍​‍‌‍‌ ‌​‌ ‍‌‌ ​​‌‍‌‌​ ‌‌‍‍​‌‍ ‌ ‌​‌‍‌‌‌‍ ​‌​‌‍‌‍​‌‌ ​‌​‍‌‍‌ ​​‌‍​‌‌ ‌​‌‍‍​​ ‌‌ ​‌‌ ‌‌‌‍‌‌‌ ​ ‌ ‌​‌‍‍‌‌‍ ‌‍ ‍​‍‌‍‌ ​​‌‍‌‌‌ ​‍‌ ​ ‌ ​​‌‍‌‌‌‍​ ‌ ‌​‌‍‍‌‌ ‌‍‌‍‌‌​ ‌‌ ​​‌ ‌‌‌‍​‍‌‍ ​‌‍‍‌‌ ​ ‌‍‍​‌‍‌‌‌‍‌​​‍​‍‌ ‌
Por supuesto. Por favor, indícanos tus necesidades al hacer la
reserva y nuestro equipo de cocina se asegurará de que recibas la
mejor atención.​​​​‌ ‍ ​‍​‍‌‍ ‌ ​‍‌‍‍‌‌‍‌ ‌‍‍‌‌‍ ‍​‍​‍​ ‍‍​‍​‍‌ ​ ‌‍​‌‌‍ ‍‌‍‍‌‌ ‌​‌ ‍‌​‍ ‍‌‍‍‌‌‍ ​‍​‍​‍ ​​‍​‍‌‍‍​‌ ​‍‌‍‌‌‌‍‌‍​‍​‍​ ‍‍​‍​‍‌‍‍​‌ ‌​‌ ‌​‌ ​​‌ ​ ​ ‍‍​‍ ​‍ ‌‍ ​​‍ ‌‌‍​‌‌‍ ‍‌‍‌​​‍ ‌‌ ​‍​‍ ‌‌‍‍​‌‍ ‌ ‌​‌‍‌‌‌‍ ​‌ ​ ​‍ ‌‌ ​ ‌ ‌​‌ ‌‌‌‍‌​‌‍‍‌‌‍ ​‍ ‍‌ ‌‍‌‍‌‌‌ ​‍‌‍​ ‌‍‌‌‌‍ ​​‍ ‍‌‍​‌‌ ​​‌ ​​​‍ ‌‍‍‌‌‍ ‍‌ ‌​‌‍‌‌‌‍ ‍‌ ‌​​‍ ‌‍‌‌‌‍‌​‌‍‍‌‌ ‌​​‍ ‌‍ ‌‌‍ ‌‍‌​‌‍‌‌​ ‌‌ ​​‌ ​‍‌‍‌‌‌ ​ ‌‍‌‌‌‍ ‍‌ ‌​‌‍​‌‌ ‌​‌‍‍‌‌‍ ‌‍ ‍​ ‍ ‌‍‍‌‌‍‌​​ ‌‌‍​‍‌‍‌‌‌‍​‌​ ​‍​ ‌​‌‍‌‌‌‍​‌‌‍‌​​‍ ‌​ ‌​​ ‌‌​ ‌​​ ​ ​‍ ‌​ ‌​‌‍​‌​ ‍‌‌‍​ ​‍ ‌​ ‍‌​ ‍​​ ​ ‌‍​‌​‍ ‌​ ‌‌‌‍​‍​ ​‍‌‍‌‌‌‍​‌​ ​‍​ ‌​‌‍​‍‌‍​ ​ ​​​ ​​​ ​‍​ ‍ ‌ ‌​‌ ‍‌‌ ​​‌‍‌‌​ ‌‌‍‍​‌‍ ‌ ‌​‌‍‌‌‌‍ ​‌​‌‍‌‍​‌‌ ​‌​ ‍ ‌ ​​‌‍​‌‌ ‌​‌‍‍​​ ‌‌‍​‌‌‍ ‍‌ ​ ‌ ‌ ‌‍‌‌‌ ​‍​‍‌‌​ ‌‌‌​​‍‌‌ ‌‍‍ ‌‍‌‌‌ ‍‌​‍‌‌​ ​ ‌​‌​​‍‌‌​ ​ ‌​‌​​‍‌‌​ ​‍​ ​‍​ ‍‌‌‍​‍​ ‌ ‌‍‌​‌‍​ ‌‍‌​‌‍‌​​ ‍‌​ ‌‍​ ‍​‌‍‌‍​ ‌‌​‍‌‌​ ​‍​ ​‍​‍‌‌​ ‌‌‌​‌​​‍ ‍‌‍​ ‌‍‍​‌‍‍‌‌‍ ​‌‍‌​‌ ​‍‌‍‌‌‌‍ ‍​‍‌‌​ ‌‌‌​​‍‌‌ ‌‍‍ ‌‍‌‌‌ ‍‌​‍‌‌​ ​ ‌​‌​​‍‌‌​ ​ ‌​‌​​‍‌‌​ ​‍​ ​‍​ ‍‌​ ​ ‌‍‌‌​ ​ ​ ​​‌‍‌‌​ ​‌​ ​‌‌‍‌​​ ‌​​ ‍‌​ ‌‌​‍‌‌​ ​‍​ ​‍​‍‌‌​ ‌‌‌​‌​​‍ ‍‌ ‌​‌‍‌‌‌ ‍​‌ ‌​​ ‌‍​‍‌‍​‌‌ ​ ‌‍‌‌‌‌‌‌‌ ​‍‌‍ ​​ ‌‌‍‍​‌ ‌​‌ ‌​‌ ​​‌ ​ ​‍‌‌​ ​ ‌​​‌​‍‌‌​ ​‍‌​‌‍​‍‌‌​ ​‍‌​‌‍‌‍ ​​‍ ‌‌‍​‌‌‍ ‍‌‍‌​​‍ ‌‌ ​‍​‍ ‌‌‍‍​‌‍ ‌ ‌​‌‍‌‌‌‍ ​‌ ​ ​‍ ‌‌ ​ ‌ ‌​‌ ‌‌‌‍‌​‌‍‍‌‌‍ ​‍ ‍‌ ‌‍‌‍‌‌‌ ​‍‌‍​ ‌‍‌‌‌‍ ​​‍ ‍‌‍​‌‌ ​​‌ ​​​‍‌‍‌‍‍‌‌‍‌​​ ‌‌‍​‍‌‍‌‌‌‍​‌​ ​‍​ ‌​‌‍‌‌‌‍​‌‌‍‌​​‍ ‌​ ‌​​ ‌‌​ ‌​​ ​ ​‍ ‌​ ‌​‌‍​‌​ ‍‌‌‍​ ​‍ ‌​ ‍‌​ ‍​​ ​ ‌‍​‌​‍ ‌​ ‌‌‌‍​‍​ ​‍‌‍‌‌‌‍​‌​ ​‍​ ‌​‌‍​‍‌‍​ ​ ​​​ ​​​ ​‍​‍‌‍‌ ‌​‌ ‍‌‌ ​​‌‍‌‌​ ‌‌‍‍​‌‍ ‌ ‌​‌‍‌‌‌‍ ​‌​‌‍‌‍​‌‌ ​‌​‍‌‍‌ ​​‌‍​‌‌ ‌​‌‍‍​​ ‌‌‍​‌‌‍ ‍‌ ​ ‌ ‌ ‌‍‌‌‌ ​‍​‍‌‌​ ‌‌‌​​‍‌‌ ‌‍‍ ‌‍‌‌‌ ‍‌​‍‌‌​ ​ ‌​‌​​‍‌‌​ ​ ‌​‌​​‍‌‌​ ​‍​ ​‍​ ‍‌‌‍​‍​ ‌ ‌‍‌​‌‍​ ‌‍‌​‌‍‌​​ ‍‌​ ‌‍​ ‍​‌‍‌‍​ ‌‌​‍‌‌​ ​‍​ ​‍​‍‌‌​ ‌‌‌​‌​​‍ ‍‌‍​ ‌‍‍​‌‍‍‌‌‍ ​‌‍‌​‌ ​‍‌‍‌‌‌‍ ‍​‍‌‌​ ‌‌‌​​‍‌‌ ‌‍‍ ‌‍‌‌‌ ‍‌​‍‌‌​ ​ ‌​‌​​‍‌‌​ ​ ‌​‌​​‍‌‌​ ​‍​ ​‍​ ‍‌​ ​ ‌‍‌‌​ ​ ​ ​​‌‍‌‌​ ​‌​ ​‌‌‍‌​​ ‌​​ ‍‌​ ‌‌​‍‌‌​ ​‍​ ​‍​‍‌‌​ ‌‌‌​‌​​‍ ‍‌ ‌​‌‍‌‌‌ ‍​‌ ‌​​‍‌‍‌ ​​‌‍‌‌‌ ​‍‌ ​ ‌ ​​‌‍‌‌‌‍​ ‌ ‌​‌‍‍‌‌ ‌‍‌‍‌‌​ ‌‌ ​​‌ ‌‌‌‍​‍‌‍ ​‌‍‍‌‌ ​ ‌‍‍​‌‍‌‌‌‍‌​​‍​‍‌ ‌
¿Los niños son bienvenidos?​​​​‌ ‍ ​‍​‍‌‍ ‌ ​‍‌‍‍‌‌‍‌ ‌‍‍‌‌‍ ‍​‍​‍​ ‍‍​‍​‍‌ ​ ‌‍​‌‌‍ ‍‌‍‍‌‌ ‌​‌ ‍‌​‍ ‍‌‍‍‌‌‍ ​‍​‍​‍ ​​‍​‍‌‍‍​‌ ​‍‌‍‌‌‌‍‌‍​‍​‍​ ‍‍​‍​‍‌‍‍​‌ ‌​‌ ‌​‌ ​​‌ ​ ​ ‍‍​‍ ​‍ ‌‍ ​​‍ ‌‌‍​‌‌‍ ‍‌‍‌​​‍ ‌‌ ​‍​‍ ‌‌‍‍​‌‍ ‌ ‌​‌‍‌‌‌‍ ​‌ ​ ​‍ ‌‌ ​ ‌ ‌​‌ ‌‌‌‍‌​‌‍‍‌‌‍ ​‍ ‍‌ ‌‍‌‍‌‌‌ ​‍‌‍​ ‌‍‌‌‌‍ ​​‍ ‍‌‍​‌‌ ​​‌ ​​​‍ ‌‍‍‌‌‍ ‍‌ ‌​‌‍‌‌‌‍ ‍‌ ‌​​‍ ‌‍‌‌‌‍‌​‌‍‍‌‌ ‌​​‍ ‌‍ ‌‌‍ ‌‍‌​‌‍‌‌​ ‌‌ ​​‌ ​‍‌‍‌‌‌ ​ ‌‍‌‌‌‍ ‍‌ ‌​‌‍​‌‌ ‌​‌‍‍‌‌‍ ‌‍ ‍​ ‍ ‌‍‍‌‌‍‌​​ ‌​ ‌‍​ ​ ​ ‌‍‌‍​‍‌‍‌‍​ ​‌‌‍​‌‌‍‌​​‍ ‌​ ​‌‌‍‌‌​ ‍‌​ ‍​​‍ ‌​ ‌​​ ​‌​ ‌‍​ ‌‍​‍ ‌​ ‍​‌‍‌‌​ ​ ‌‍​ ​‍ ‌​ ‌‌​ ‌‌‌‍​‍‌‍‌‌‌‍‌‍‌‍​‍​ ​​​ ‍​​ ​‍‌‍​ ​ ​ ​ ​‍​ ‍ ‌ ‌​‌ ‍‌‌ ​​‌‍‌‌​ ‌‌‍‍​‌‍ ‌ ‌​‌‍‌‌‌‍ ​‌​‌‍‌‍​‌‌ ​‌​ ‍ ‌ ​​‌‍​‌‌ ‌​‌‍‍​​ ‌‌ ​‌‌ ‌‌‌‍‌‌‌ ​ ‌ ‌​‌‍‍‌‌‍ ‌‍ ‍​ ‌‍​‍‌‍​‌‌ ​ ‌‍‌‌‌‌‌‌‌ ​‍‌‍ ​​ ‌‌‍‍​‌ ‌​‌ ‌​‌ ​​‌ ​ ​‍‌‌​ ​ ‌​​‌​‍‌‌​ ​‍‌​‌‍​‍‌‌​ ​‍‌​‌‍‌‍ ​​‍ ‌‌‍​‌‌‍ ‍‌‍‌​​‍ ‌‌ ​‍​‍ ‌‌‍‍​‌‍ ‌ ‌​‌‍‌‌‌‍ ​‌ ​ ​‍ ‌‌ ​ ‌ ‌​‌ ‌‌‌‍‌​‌‍‍‌‌‍ ​‍ ‍‌ ‌‍‌‍‌‌‌ ​‍‌‍​ ‌‍‌‌‌‍ ​​‍ ‍‌‍​‌‌ ​​‌ ​​​‍‌‍‌‍‍‌‌‍‌​​ ‌​ ‌‍​ ​ ​ ‌‍‌‍​‍‌‍‌‍​ ​‌‌‍​‌‌‍‌​​‍ ‌​ ​‌‌‍‌‌​ ‍‌​ ‍​​‍ ‌​ ‌​​ ​‌​ ‌‍​ ‌‍​‍ ‌​ ‍​‌‍‌‌​ ​ ‌‍​ ​‍ ‌​ ‌‌​ ‌‌‌‍​‍‌‍‌‌‌‍‌‍‌‍​‍​ ​​​ ‍​​ ​‍‌‍​ ​ ​ ​ ​‍​‍‌‍‌ ‌​‌ ‍‌‌ ​​‌‍‌‌​ ‌‌‍‍​‌‍ ‌ ‌​‌‍‌‌‌‍ ​‌​‌‍‌‍​‌‌ ​‌​‍‌‍‌ ​​‌‍​‌‌ ‌​‌‍‍​​ ‌‌ ​‌‌ ‌‌‌‍‌‌‌ ​ ‌ ‌​‌‍‍‌‌‍ ‌‍ ‍​‍‌‍‌ ​​‌‍‌‌‌ ​‍‌ ​ ‌ ​​‌‍‌‌‌‍​ ‌ ‌​‌‍‍‌‌ ‌‍‌‍‌‌​ ‌‌ ​​‌ ‌‌‌‍​‍‌‍ ​‌‍‍‌‌ ​ ‌‍‍​‌‍‌‌‌‍‌​​‍​‍‌ ‌
Sí. Amù es un lugar para todos los que disfrutan de la buena comida
y la buena compañía. Por favor, avísanos si vas a cenar con niños
pequeños y nos aseguraremos de que estén atendidos.​​​​‌ ‍ ​‍​‍‌‍ ‌ ​‍‌‍‍‌‌‍‌ ‌‍‍‌‌‍ ‍​‍​‍​ ‍‍​‍​‍‌ ​ ‌‍​‌‌‍ ‍‌‍‍‌‌ ‌​‌ ‍‌​‍ ‍‌‍‍‌‌‍ ​‍​‍​‍ ​​‍​‍‌‍‍​‌ ​‍‌‍‌‌‌‍‌‍​‍​‍​ ‍‍​‍​‍‌‍‍​‌ ‌​‌ ‌​‌ ​​‌ ​ ​ ‍‍​‍ ​‍ ‌‍ ​​‍ ‌‌‍​‌‌‍ ‍‌‍‌​​‍ ‌‌ ​‍​‍ ‌‌‍‍​‌‍ ‌ ‌​‌‍‌‌‌‍ ​‌ ​ ​‍ ‌‌ ​ ‌ ‌​‌ ‌‌‌‍‌​‌‍‍‌‌‍ ​‍ ‍‌ ‌‍‌‍‌‌‌ ​‍‌‍​ ‌‍‌‌‌‍ ​​‍ ‍‌‍​‌‌ ​​‌ ​​​‍ ‌‍‍‌‌‍ ‍‌ ‌​‌‍‌‌‌‍ ‍‌ ‌​​‍ ‌‍‌‌‌‍‌​‌‍‍‌‌ ‌​​‍ ‌‍ ‌‌‍ ‌‍‌​‌‍‌‌​ ‌‌ ​​‌ ​‍‌‍‌‌‌ ​ ‌‍‌‌‌‍ ‍‌ ‌​‌‍​‌‌ ‌​‌‍‍‌‌‍ ‌‍ ‍​ ‍ ‌‍‍‌‌‍‌​​ ‌​ ‌‍​ ​ ​ ‌‍‌‍​‍‌‍‌‍​ ​‌‌‍​‌‌‍‌​​‍ ‌​ ​‌‌‍‌‌​ ‍‌​ ‍​​‍ ‌​ ‌​​ ​‌​ ‌‍​ ‌‍​‍ ‌​ ‍​‌‍‌‌​ ​ ‌‍​ ​‍ ‌​ ‌‌​ ‌‌‌‍​‍‌‍‌‌‌‍‌‍‌‍​‍​ ​​​ ‍​​ ​‍‌‍​ ​ ​ ​ ​‍​ ‍ ‌ ‌​‌ ‍‌‌ ​​‌‍‌‌​ ‌‌‍‍​‌‍ ‌ ‌​‌‍‌‌‌‍ ​‌​‌‍‌‍​‌‌ ​‌​ ‍ ‌ ​​‌‍​‌‌ ‌​‌‍‍​​ ‌‌‍​‌‌‍ ‍‌ ​ ‌ ‌ ‌‍‌‌‌ ​‍​‍‌‌​ ‌‌‌​​‍‌‌ ‌‍‍ ‌‍‌‌‌ ‍‌​‍‌‌​ ​ ‌​‌​​‍‌‌​ ​ ‌​‌​​‍‌‌​ ​‍​ ​‍‌‍‌‌‌‍​‍​ ​‍‌‍‌‌‌‍​‌​ ‌‍​ ​‌‌‍​‌​ ‌‍‌‍‌‍​ ‍‌​ ​‌​‍‌‌​ ​‍​ ​‍​‍‌‌​ ‌‌‌​‌​​‍ ‍‌‍​ ‌‍‍​‌‍‍‌‌‍ ​‌‍‌​‌ ​‍‌‍‌‌‌‍ ‍​‍‌‌​ ‌‌‌​​‍‌‌ ‌‍‍ ‌‍‌‌‌ ‍‌​‍‌‌​ ​ ‌​‌​​‍‌‌​ ​ ‌​‌​​‍‌‌​ ​‍​ ​‍​ ‌​​ ‍‌‌‍‌​‌‍‌‍‌‍​‍‌‍​ ‌‍‌‍​ ​‌‌‍​‍‌‍​ ‌‍​‍‌‍‌‌​‍‌‌​ ​‍​ ​‍​‍‌‌​ ‌‌‌​‌​​‍ ‍‌ ‌​‌‍‌‌‌ ‍​‌ ‌​​ ‌‍​‍‌‍​‌‌ ​ ‌‍‌‌‌‌‌‌‌ ​‍‌‍ ​​ ‌‌‍‍​‌ ‌​‌ ‌​‌ ​​‌ ​ ​‍‌‌​ ​ ‌​​‌​‍‌‌​ ​‍‌​‌‍​‍‌‌​ ​‍‌​‌‍‌‍ ​​‍ ‌‌‍​‌‌‍ ‍‌‍‌​​‍ ‌‌ ​‍​‍ ‌‌‍‍​‌‍ ‌ ‌​‌‍‌‌‌‍ ​‌ ​ ​‍ ‌‌ ​ ‌ ‌​‌ ‌‌‌‍‌​‌‍‍‌‌‍ ​‍ ‍‌ ‌‍‌‍‌‌‌ ​‍‌‍​ ‌‍‌‌‌‍ ​​‍ ‍‌‍​‌‌ ​​‌ ​​​‍‌‍‌‍‍‌‌‍‌​​ ‌​ ‌‍​ ​ ​ ‌‍‌‍​‍‌‍‌‍​ ​‌‌‍​‌‌‍‌​​‍ ‌​ ​‌‌‍‌‌​ ‍‌​ ‍​​‍ ‌​ ‌​​ ​‌​ ‌‍​ ‌‍​‍ ‌​ ‍​‌‍‌‌​ ​ ‌‍​ ​‍ ‌​ ‌‌​ ‌‌‌‍​‍‌‍‌‌‌‍‌‍‌‍​‍​ ​​​ ‍​​ ​‍‌‍​ ​ ​ ​ ​‍​‍‌‍‌ ‌​‌ ‍‌‌ ​​‌‍‌‌​ ‌‌‍‍​‌‍ ‌ ‌​‌‍‌‌‌‍ ​‌​‌‍‌‍​‌‌ ​‌​‍‌‍‌ ​​‌‍​‌‌ ‌​‌‍‍​​ ‌‌‍​‌‌‍ ‍‌ ​ ‌ ‌ ‌‍‌‌‌ ​‍​‍‌‌​ ‌‌‌​​‍‌‌ ‌‍‍ ‌‍‌‌‌ ‍‌​‍‌‌​ ​ ‌​‌​​‍‌‌​ ​ ‌​‌​​‍‌‌​ ​‍​ ​‍‌‍‌‌‌‍​‍​ ​‍‌‍‌‌‌‍​‌​ ‌‍​ ​‌‌‍​‌​ ‌‍‌‍‌‍​ ‍‌​ ​‌​‍‌‌​ ​‍​ ​‍​‍‌‌​ ‌‌‌​‌​​‍ ‍‌‍​ ‌‍‍​‌‍‍‌‌‍ ​‌‍‌​‌ ​‍‌‍‌‌‌‍ ‍​‍‌‌​ ‌‌‌​​‍‌‌ ‌‍‍ ‌‍‌‌‌ ‍‌​‍‌‌​ ​ ‌​‌​​‍‌‌​ ​ ‌​‌​​‍‌‌​ ​‍​ ​‍​ ‌​​ ‍‌‌‍‌​‌‍‌‍‌‍​‍‌‍​ ‌‍‌‍​ ​‌‌‍​‍‌‍​ ‌‍​‍‌‍‌‌​‍‌‌​ ​‍​ ​‍​‍‌‌​ ‌‌‌​‌​​‍ ‍‌ ‌​‌‍‌‌‌ ‍​‌ ‌​​‍‌‍‌ ​​‌‍‌‌‌ ​‍‌ ​ ‌ ​​‌‍‌‌‌‍​ ‌ ‌​‌‍‍‌‌ ‌‍‌‍‌‌​ ‌‌ ​​‌ ‌‌‌‍​‍‌‍ ​‌‍‍‌‌ ​ ‌‍‍​‌‍‌‌‌‍‌​​‍​‍‌ ‌
¿Ofrecen menú fijo?​​​​‌ ‍ ​‍​‍‌‍ ‌ ​‍‌‍‍‌‌‍‌ ‌‍‍‌‌‍ ‍​‍​‍​ ‍‍​‍​‍‌ ​ ‌‍​‌‌‍ ‍‌‍‍‌‌ ‌​‌ ‍‌​‍ ‍‌‍‍‌‌‍ ​‍​‍​‍ ​​‍​‍‌‍‍​‌ ​‍‌‍‌‌‌‍‌‍​‍​‍​ ‍‍​‍​‍‌‍‍​‌ ‌​‌ ‌​‌ ​​‌ ​ ​ ‍‍​‍ ​‍ ‌‍ ​​‍ ‌‌‍​‌‌‍ ‍‌‍‌​​‍ ‌‌ ​‍​‍ ‌‌‍‍​‌‍ ‌ ‌​‌‍‌‌‌‍ ​‌ ​ ​‍ ‌‌ ​ ‌ ‌​‌ ‌‌‌‍‌​‌‍‍‌‌‍ ​‍ ‍‌ ‌‍‌‍‌‌‌ ​‍‌‍​ ‌‍‌‌‌‍ ​​‍ ‍‌‍​‌‌ ​​‌ ​​​‍ ‌‍‍‌‌‍ ‍‌ ‌​‌‍‌‌‌‍ ‍‌ ‌​​‍ ‌‍‌‌‌‍‌​‌‍‍‌‌ ‌​​‍ ‌‍ ‌‌‍ ‌‍‌​‌‍‌‌​ ‌‌ ​​‌ ​‍‌‍‌‌‌ ​ ‌‍‌‌‌‍ ‍‌ ‌​‌‍​‌‌ ‌​‌‍‍‌‌‍ ‌‍ ‍​ ‍ ‌‍‍‌‌‍‌​​ ‌​ ‌​​ ​‌​ ‌‌​ ‌​​ ‍​​ ‌ ‌‍‌‌‌‍​‍​‍ ‌‌‍‌‌​ ​‌​ ​ ‌‍​‍​‍ ‌​ ‌​​ ​ ​ ​ ​ ​‌​‍ ‌​ ‍​​ ‌‍​ ‍​​ ‌‌​‍ ‌‌‍‌‌‌‍‌‍​ ​‌​ ​‌​ ‌‌‌‍‌‍‌‍‌​‌‍​‌​ ‌‍‌‍‌‍​ ‌ ​ ‌‌​ ‍ ‌ ‌​‌ ‍‌‌ ​​‌‍‌‌​ ‌‌‍‍​‌‍ ‌ ‌​‌‍‌‌‌‍ ​‌​‌‍‌‍​‌‌ ​‌​ ‍ ‌ ​​‌‍​‌‌ ‌​‌‍‍​​ ‌‌ ​‌‌ ‌‌‌‍‌‌‌ ​ ‌ ‌​‌‍‍‌‌‍ ‌‍ ‍​ ‌‍​‍‌‍​‌‌ ​ ‌‍‌‌‌‌‌‌‌ ​‍‌‍ ​​ ‌‌‍‍​‌ ‌​‌ ‌​‌ ​​‌ ​ ​‍‌‌​ ​ ‌​​‌​‍‌‌​ ​‍‌​‌‍​‍‌‌​ ​‍‌​‌‍‌‍ ​​‍ ‌‌‍​‌‌‍ ‍‌‍‌​​‍ ‌‌ ​‍​‍ ‌‌‍‍​‌‍ ‌ ‌​‌‍‌‌‌‍ ​‌ ​ ​‍ ‌‌ ​ ‌ ‌​‌ ‌‌‌‍‌​‌‍‍‌‌‍ ​‍ ‍‌ ‌‍‌‍‌‌‌ ​‍‌‍​ ‌‍‌‌‌‍ ​​‍ ‍‌‍​‌‌ ​​‌ ​​​‍‌‍‌‍‍‌‌‍‌​​ ‌​ ‌​​ ​‌​ ‌‌​ ‌​​ ‍​​ ‌ ‌‍‌‌‌‍​‍​‍ ‌‌‍‌‌​ ​‌​ ​ ‌‍​‍​‍ ‌​ ‌​​ ​ ​ ​ ​ ​‌​‍ ‌​ ‍​​ ‌‍​ ‍​​ ‌‌​‍ ‌‌‍‌‌‌‍‌‍​ ​‌​ ​‌​ ‌‌‌‍‌‍‌‍‌​‌‍​‌​ ‌‍‌‍‌‍​ ‌ ​ ‌‌​‍‌‍‌ ‌​‌ ‍‌‌ ​​‌‍‌‌​ ‌‌‍‍​‌‍ ‌ ‌​‌‍‌‌‌‍ ​‌​‌‍‌‍​‌‌ ​‌​‍‌‍‌ ​​‌‍​‌‌ ‌​‌‍‍​​ ‌‌ ​‌‌ ‌‌‌‍‌‌‌ ​ ‌ ‌​‌‍‍‌‌‍ ‌‍ ‍​‍‌‍‌ ​​‌‍‌‌‌ ​‍‌ ​ ‌ ​​‌‍‌‌‌‍​ ‌ ‌​‌‍‍‌‌ ‌‍‌‍‌‌​ ‌‌ ​​‌ ‌‌‌‍​‍‌‍ ​‌‍‍‌‌ ​ ‌‍‍​‌‍‌‌‌‍‌​​‍​‍‌ ‌
Los menús varían según la ubicación. Visita la página del
restaurante Amù que hayas elegido para obtener más información.​​​​‌ ‍ ​‍​‍‌‍ ‌ ​‍‌‍‍‌‌‍‌ ‌‍‍‌‌‍ ‍​‍​‍​ ‍‍​‍​‍‌ ​ ‌‍​‌‌‍ ‍‌‍‍‌‌ ‌​‌ ‍‌​‍ ‍‌‍‍‌‌‍ ​‍​‍​‍ ​​‍​‍‌‍‍​‌ ​‍‌‍‌‌‌‍‌‍​‍​‍​ ‍‍​‍​‍‌‍‍​‌ ‌​‌ ‌​‌ ​​‌ ​ ​ ‍‍​‍ ​‍ ‌‍ ​​‍ ‌‌‍​‌‌‍ ‍‌‍‌​​‍ ‌‌ ​‍​‍ ‌‌‍‍​‌‍ ‌ ‌​‌‍‌‌‌‍ ​‌ ​ ​‍ ‌‌ ​ ‌ ‌​‌ ‌‌‌‍‌​‌‍‍‌‌‍ ​‍ ‍‌ ‌‍‌‍‌‌‌ ​‍‌‍​ ‌‍‌‌‌‍ ​​‍ ‍‌‍​‌‌ ​​‌ ​​​‍ ‌‍‍‌‌‍ ‍‌ ‌​‌‍‌‌‌‍ ‍‌ ‌​​‍ ‌‍‌‌‌‍‌​‌‍‍‌‌ ‌​​‍ ‌‍ ‌‌‍ ‌‍‌​‌‍‌‌​ ‌‌ ​​‌ ​‍‌‍‌‌‌ ​ ‌‍‌‌‌‍ ‍‌ ‌​‌‍​‌‌ ‌​‌‍‍‌‌‍ ‌‍ ‍​ ‍ ‌‍‍‌‌‍‌​​ ‌​ ‌​​ ​‌​ ‌‌​ ‌​​ ‍​​ ‌ ‌‍‌‌‌‍​‍​‍ ‌‌‍‌‌​ ​‌​ ​ ‌‍​‍​‍ ‌​ ‌​​ ​ ​ ​ ​ ​‌​‍ ‌​ ‍​​ ‌‍​ ‍​​ ‌‌​‍ ‌‌‍‌‌‌‍‌‍​ ​‌​ ​‌​ ‌‌‌‍‌‍‌‍‌​‌‍​‌​ ‌‍‌‍‌‍​ ‌ ​ ‌‌​ ‍ ‌ ‌​‌ ‍‌‌ ​​‌‍‌‌​ ‌‌‍‍​‌‍ ‌ ‌​‌‍‌‌‌‍ ​‌​‌‍‌‍​‌‌ ​‌​ ‍ ‌ ​​‌‍​‌‌ ‌​‌‍‍​​ ‌‌‍​‌‌‍ ‍‌ ​ ‌ ‌ ‌‍‌‌‌ ​‍​‍‌‌​ ‌‌‌​​‍‌‌ ‌‍‍ ‌‍‌‌‌ ‍‌​‍‌‌​ ​ ‌​‌​​‍‌‌​ ​ ‌​‌​​‍‌‌​ ​‍​ ​‍​ ‌​​ ‌​​ ‌​​ ​‌‌‍​‌‌‍​‌​ ‌‍‌‍‌‌​ ​​​ ‍‌‌‍​‍‌‍‌‌​‍‌‌​ ​‍​ ​‍​‍‌‌​ ‌‌‌​‌​​‍ ‍‌‍​ ‌‍‍​‌‍‍‌‌‍ ​‌‍‌​‌ ​‍‌‍‌‌‌‍ ‍​‍‌‌​ ‌‌‌​​‍‌‌ ‌‍‍ ‌‍‌‌‌ ‍‌​‍‌‌​ ​ ‌​‌​​‍‌‌​ ​ ‌​‌​​‍‌‌​ ​‍​ ​‍​ ​‌​ ​‍‌‍‌​​ ​​​ ‌ ‌‍​‍​ ‍‌‌‍​‌​ ‌‌​ ‌ ​ ‌‍​ ‍‌​‍‌‌​ ​‍​ ​‍​‍‌‌​ ‌‌‌​‌​​‍ ‍‌ ‌​‌‍‌‌‌ ‍​‌ ‌​​ ‌‍​‍‌‍​‌‌ ​ ‌‍‌‌‌‌‌‌‌ ​‍‌‍ ​​ ‌‌‍‍​‌ ‌​‌ ‌​‌ ​​‌ ​ ​‍‌‌​ ​ ‌​​‌​‍‌‌​ ​‍‌​‌‍​‍‌‌​ ​‍‌​‌‍‌‍ ​​‍ ‌‌‍​‌‌‍ ‍‌‍‌​​‍ ‌‌ ​‍​‍ ‌‌‍‍​‌‍ ‌ ‌​‌‍‌‌‌‍ ​‌ ​ ​‍ ‌‌ ​ ‌ ‌​‌ ‌‌‌‍‌​‌‍‍‌‌‍ ​‍ ‍‌ ‌‍‌‍‌‌‌ ​‍‌‍​ ‌‍‌‌‌‍ ​​‍ ‍‌‍​‌‌ ​​‌ ​​​‍‌‍‌‍‍‌‌‍‌​​ ‌​ ‌​​ ​‌​ ‌‌​ ‌​​ ‍​​ ‌ ‌‍‌‌‌‍​‍​‍ ‌‌‍‌‌​ ​‌​ ​ ‌‍​‍​‍ ‌​ ‌​​ ​ ​ ​ ​ ​‌​‍ ‌​ ‍​​ ‌‍​ ‍​​ ‌‌​‍ ‌‌‍‌‌‌‍‌‍​ ​‌​ ​‌​ ‌‌‌‍‌‍‌‍‌​‌‍​‌​ ‌‍‌‍‌‍​ ‌ ​ ‌‌​‍‌‍‌ ‌​‌ ‍‌‌ ​​‌‍‌‌​ ‌‌‍‍​‌‍ ‌ ‌​‌‍‌‌‌‍ ​‌​‌‍‌‍​‌‌ ​‌​‍‌‍‌ ​​‌‍​‌‌ ‌​‌‍‍​​ ‌‌‍​‌‌‍ ‍‌ ​ ‌ ‌ ‌‍‌‌‌ ​‍​‍‌‌​ ‌‌‌​​‍‌‌ ‌‍‍ ‌‍‌‌‌ ‍‌​‍‌‌​ ​ ‌​‌​​‍‌‌​ ​ ‌​‌​​‍‌‌​ ​‍​ ​‍​ ‌​​ ‌​​ ‌​​ ​‌‌‍​‌‌‍​‌​ ‌‍‌‍‌‌​ ​​​ ‍‌‌‍​‍‌‍‌‌​‍‌‌​ ​‍​ ​‍​‍‌‌​ ‌‌‌​‌​​‍ ‍‌‍​ ‌‍‍​‌‍‍‌‌‍ ​‌‍‌​‌ ​‍‌‍‌‌‌‍ ‍​‍‌‌​ ‌‌‌​​‍‌‌ ‌‍‍ ‌‍‌‌‌ ‍‌​‍‌‌​ ​ ‌​‌​​‍‌‌​ ​ ‌​‌​​‍‌‌​ ​‍​ ​‍​ ​‌​ ​‍‌‍‌​​ ​​​ ‌ ‌‍​‍​ ‍‌‌‍​‌​ ‌‌​ ‌ ​ ‌‍​ ‍‌​‍‌‌​ ​‍​ ​‍​‍‌‌​ ‌‌‌​‌​​‍ ‍‌ ‌​‌‍‌‌‌ ‍​‌ ‌​​‍‌‍‌ ​​‌‍‌‌‌ ​‍‌ ​ ‌ ​​‌‍‌‌‌‍​ ‌ ‌​‌‍‍‌‌ ‌‍‌‍‌‌​ ‌‌ ​​‌ ‌‌‌‍​‍‌‍ ​‌‍‍‌‌ ​ ‌‍‍​‌‍‌‌‌‍‌​​‍​‍‌ ‌
¿Dónde puedo ver sus menús?​​​​‌ ‍ ​‍​‍‌‍ ‌ ​‍‌‍‍‌‌‍‌ ‌‍‍‌‌‍ ‍​‍​‍​ ‍‍​‍​‍‌ ​ ‌‍​‌‌‍ ‍‌‍‍‌‌ ‌​‌ ‍‌​‍ ‍‌‍‍‌‌‍ ​‍​‍​‍ ​​‍​‍‌‍‍​‌ ​‍‌‍‌‌‌‍‌‍​‍​‍​ ‍‍​‍​‍‌‍‍​‌ ‌​‌ ‌​‌ ​​‌ ​ ​ ‍‍​‍ ​‍ ‌‍ ​​‍ ‌‌‍​‌‌‍ ‍‌‍‌​​‍ ‌‌ ​‍​‍ ‌‌‍‍​‌‍ ‌ ‌​‌‍‌‌‌‍ ​‌ ​ ​‍ ‌‌ ​ ‌ ‌​‌ ‌‌‌‍‌​‌‍‍‌‌‍ ​‍ ‍‌ ‌‍‌‍‌‌‌ ​‍‌‍​ ‌‍‌‌‌‍ ​​‍ ‍‌‍​‌‌ ​​‌ ​​​‍ ‌‍‍‌‌‍ ‍‌ ‌​‌‍‌‌‌‍ ‍‌ ‌​​‍ ‌‍‌‌‌‍‌​‌‍‍‌‌ ‌​​‍ ‌‍ ‌‌‍ ‌‍‌​‌‍‌‌​ ‌‌ ​​‌ ​‍‌‍‌‌‌ ​ ‌‍‌‌‌‍ ‍‌ ‌​‌‍​‌‌ ‌​‌‍‍‌‌‍ ‌‍ ‍​ ‍ ‌‍‍‌‌‍‌​​ ‌​ ​ ‌‍‌‌​ ​ ‌‍‌‍​ ‌​​ ‍​​ ​ ​ ‌​​‍ ‌​ ​‍‌‍​‍​ ​‍​ ​‍​‍ ‌​ ‌​​ ​​‌‍‌‌‌‍‌‌​‍ ‌​ ‍‌‌‍‌​‌‍‌‌​ ​‍​‍ ‌​ ​ ​ ‍​​ ‌‌​ ​​​ ‌ ‌‍​ ​ ​​​ ​ ​ ‍‌​ ‌‌​ ‌‍​ ​‍​ ‍ ‌ ‌​‌ ‍‌‌ ​​‌‍‌‌​ ‌‌‍‍​‌‍ ‌ ‌​‌‍‌‌‌‍ ​‌​‌‍‌‍​‌‌ ​‌​ ‍ ‌ ​​‌‍​‌‌ ‌​‌‍‍​​ ‌‌ ​‌‌ ‌‌‌‍‌‌‌ ​ ‌ ‌​‌‍‍‌‌‍ ‌‍ ‍​ ‌‍​‍‌‍​‌‌ ​ ‌‍‌‌‌‌‌‌‌ ​‍‌‍ ​​ ‌‌‍‍​‌ ‌​‌ ‌​‌ ​​‌ ​ ​‍‌‌​ ​ ‌​​‌​‍‌‌​ ​‍‌​‌‍​‍‌‌​ ​‍‌​‌‍‌‍ ​​‍ ‌‌‍​‌‌‍ ‍‌‍‌​​‍ ‌‌ ​‍​‍ ‌‌‍‍​‌‍ ‌ ‌​‌‍‌‌‌‍ ​‌ ​ ​‍ ‌‌ ​ ‌ ‌​‌ ‌‌‌‍‌​‌‍‍‌‌‍ ​‍ ‍‌ ‌‍‌‍‌‌‌ ​‍‌‍​ ‌‍‌‌‌‍ ​​‍ ‍‌‍​‌‌ ​​‌ ​​​‍‌‍‌‍‍‌‌‍‌​​ ‌​ ​ ‌‍‌‌​ ​ ‌‍‌‍​ ‌​​ ‍​​ ​ ​ ‌​​‍ ‌​ ​‍‌‍​‍​ ​‍​ ​‍​‍ ‌​ ‌​​ ​​‌‍‌‌‌‍‌‌​‍ ‌​ ‍‌‌‍‌​‌‍‌‌​ ​‍​‍ ‌​ ​ ​ ‍​​ ‌‌​ ​​​ ‌ ‌‍​ ​ ​​​ ​ ​ ‍‌​ ‌‌​ ‌‍​ ​‍​‍‌‍‌ ‌​‌ ‍‌‌ ​​‌‍‌‌​ ‌‌‍‍​‌‍ ‌ ‌​‌‍‌‌‌‍ ​‌​‌‍‌‍​‌‌ ​‌​‍‌‍‌ ​​‌‍​‌‌ ‌​‌‍‍​​ ‌‌ ​‌‌ ‌‌‌‍‌‌‌ ​ ‌ ‌​‌‍‍‌‌‍ ‌‍ ‍​‍‌‍‌ ​​‌‍‌‌‌ ​‍‌ ​ ‌ ​​‌‍‌‌‌‍​ ‌ ‌​‌‍‍‌‌ ‌‍‌‍‌‌​ ‌‌ ​​‌ ‌‌‌‍​‍‌‍ ​‌‍‍‌‌ ​ ‌‍‍​‌‍‌‌‌‍‌​​‍​‍‌ ‌
Todos los menús actuales están disponibles en la página de cada